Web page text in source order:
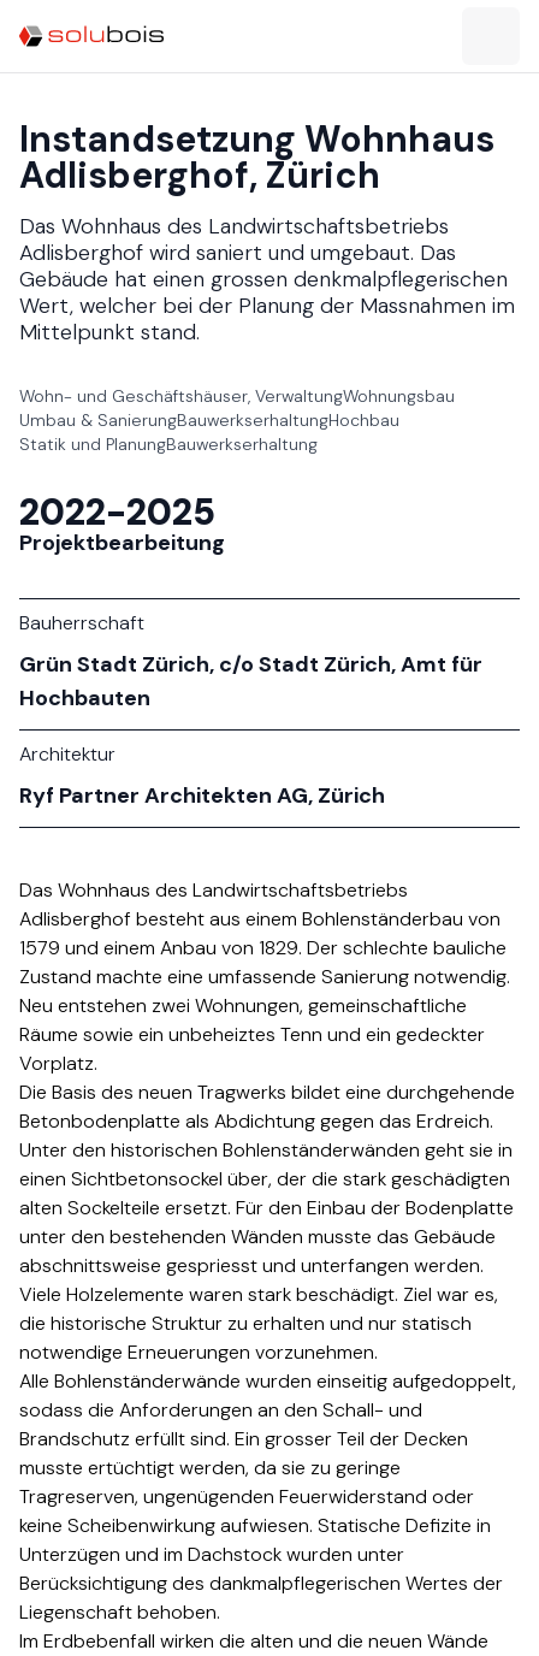
Instandsetzung Wohnhaus
Adlisberghof​​​​‌ ‍ ​‍​‍‌‍ ‌ ​‍‌‍‍‌‌‍‌ ‌‍‍‌‌‍ ‍​‍​‍​ ‍‍​‍​‍‌ ​ ‌‍​‌‌‍ ‍‌‍‍‌‌ ‌​‌ ‍‌​‍ ‍‌‍‍‌‌‍ ​‍​‍​‍ ​​‍​‍‌‍‍​‌ ​‍‌‍‌‌‌‍‌‍​‍​‍​ ‍‍​‍​‍‌‍‍​‌ ‌​‌ ‌​‌ ​​​ ‍‍​‍ ​‍ ‌‍ ​‌‍ ‌‍​ ‌‍​‌‌‍ ​‌‍‍​‌‍ ‌ ​ ‌ ‌​​ ‍‍​ ​ ​ ​ ​ ​ ​ ​ ​‍ ‌‍‍‌‌‍ ‍‌ ‌​‌‍‌‌‌‍ ‍‌ ‌​​‍ ‌‍‌‌‌‍‌​‌‍‍‌‌ ‌​​‍ ‌‍ ‌‌‍ ‌‍‌​‌‍‌‌​ ‌‌ ​​‌ ​‍‌‍‌‌‌ ​ ‌‍‌‌‌‍ ‍‌ ‌​‌‍​‌‌ ‌​‌‍‍‌‌‍ ‌‍ ‍​ ‍ ‌‍‍‌‌‍‌​​ ‌​ ‍‌‌‍‌‍​ ‌ ​ ‍‌​ ‌ ​ ​‍‌‍​ ‌‍​‍​‍ ‌​ ​‍​ ​‍​ ‍‌‌‍​ ​‍ ‌​ ‌​​ ​‍​ ​​​ ‌‌​‍ ‌‌‍​‍​ ​‌​ ​ ​ ​‍​‍ ‌‌‍​‌‌‍​‍​ ​ ‌‍​‌​ ‌‌‌‍‌‌‌‍‌​​ ‍​‌‍‌‍‌‍‌​‌‍‌‌‌‍‌‍​ ‍ ‌ ‌​‌ ‍‌‌ ​​‌‍‌‌​ ‌‌ ​​‌ ​‍‌‍ ‌‍‍‍‌‍‌‌‌‍​ ‌ ‌​​ ‍ ‌ ​​‌‍​‌‌ ‌​‌‍‍​​ ‌‌ ‌​‌‍‍‌‌ ‌​‌‍ ​‌‍‌‌​‍‌‌​ ‌‌‌​​‍‌‌ ‌‍‍ ‌‍‌‌‌ ‍‌​‍‌‌​ ​ ‌​‌​​‍‌‌​ ​ ‌​‌​​‍‌‌​ ​‍​ ​‍‌‍‌​‌‍‌‌​‍‌‌​ ​‍​ ​‍​‍‌‌​ ‌‌‌​‌​​‍ ‍‌ ‌‍‌‍​‌‌‍ ​‌ ‌‌‌‍‌‌​ ‌‍​‍‌‍​‌‌ ​ ‌‍‌‌‌‌‌‌‌ ​‍‌‍ ​​ ‌‌‍‍​‌ ‌​‌ ‌​‌ ​​​‍‌‌​ ​ ‌​​‌​‍‌‌​ ​‍‌​‌‍​‍‌‌​ ​‍‌​‌‍‌‍ ​‌‍ ‌‍​ ‌‍​‌‌‍ ​‌‍‍​‌‍ ‌ ​ ‌ ‌​​‍‌‌​ ​ ‌​​‌​ ​ ​ ​ ​ ​ ​ ​ ​‍‌‍‌‍‍‌‌‍‌​​ ‌​ ‍‌‌‍‌‍​ ‌ ​ ‍‌​ ‌ ​ ​‍‌‍​ ‌‍​‍​‍ ‌​ ​‍​ ​‍​ ‍‌‌‍​ ​‍ ‌​ ‌​​ ​‍​ ​​​ ‌‌​‍ ‌‌‍​‍​ ​‌​ ​ ​ ​‍​‍ ‌‌‍​‌‌‍​‍​ ​ ‌‍​‌​ ‌‌‌‍‌‌‌‍‌​​ ‍​‌‍‌‍‌‍‌​‌‍‌‌‌‍‌‍​‍‌‍‌ ‌​‌ ‍‌‌ ​​‌‍‌‌​ ‌‌ ​​‌ ​‍‌‍ ‌‍‍‍‌‍‌‌‌‍​ ‌ ‌​​‍‌‍‌ ​​‌‍​‌‌ ‌​‌‍‍​​ ‌‌ ‌​‌‍‍‌‌ ‌​‌‍ ​‌‍‌‌​‍‌‌​ ‌‌‌​​‍‌‌ ‌‍‍ ‌‍‌‌‌ ‍‌​‍‌‌​ ​ ‌​‌​​‍‌‌​ ​ ‌​‌​​‍‌‌​ ​‍​ ​‍‌‍‌​‌‍‌‌​‍‌‌​ ​‍​ ​‍​‍‌‌​ ‌‌‌​‌​​‍ ‍‌ ‌‍‌‍​‌‌‍ ​‌ ‌‌‌‍‌‌​‍‌‍‌ ​​‌‍‌‌‌ ​‍‌ ​ ‌ ​​‌‍‌‌‌‍​ ‌ ‌​‌‍‍‌‌ ‌‍‌‍‌‌​ ‌‌ ​​‌ ‌‌‌‍​‍‌‍ ​‌‍‍‌‌ ​ ‌‍‍​‌‍‌‌‌‍‌​​‍​‍‌ ‌, Zürich​​​​‌ ‍ ​‍​‍‌‍ ‌ ​‍‌‍‍‌‌‍‌ ‌‍‍‌‌‍ ‍​‍​‍​ ‍‍​‍​‍‌ ​ ‌‍​‌‌‍ ‍‌‍‍‌‌ ‌​‌ ‍‌​‍ ‍‌‍‍‌‌‍ ​‍​‍​‍ ​​‍​‍‌‍‍​‌ ​‍‌‍‌‌‌‍‌‍​‍​‍​ ‍‍​‍​‍‌‍‍​‌ ‌​‌ ‌​‌ ​​​ ‍‍​‍ ​‍ ‌‍ ​‌‍ ‌‍​ ‌‍​‌‌‍ ​‌‍‍​‌‍ ‌ ​ ‌ ‌​​ ‍‍​ ​ ​ ​ ​ ​ ​ ​ ​‍ ‌‍‍‌‌‍ ‍‌ ‌​‌‍‌‌‌‍ ‍‌ ‌​​‍ ‌‍‌‌‌‍‌​‌‍‍‌‌ ‌​​‍ ‌‍ ‌‌‍ ‌‍‌​‌‍‌‌​ ‌‌ ​​‌ ​‍‌‍‌‌‌ ​ ‌‍‌‌‌‍ ‍‌ ‌​‌‍​‌‌ ‌​‌‍‍‌‌‍ ‌‍ ‍​ ‍ ‌‍‍‌‌‍‌​​ ‌​ ‍‌‌‍‌‍​ ‌ ​ ‍‌​ ‌ ​ ​‍‌‍​ ‌‍​‍​‍ ‌​ ​‍​ ​‍​ ‍‌‌‍​ ​‍ ‌​ ‌​​ ​‍​ ​​​ ‌‌​‍ ‌‌‍​‍​ ​‌​ ​ ​ ​‍​‍ ‌‌‍​‌‌‍​‍​ ​ ‌‍​‌​ ‌‌‌‍‌‌‌‍‌​​ ‍​‌‍‌‍‌‍‌​‌‍‌‌‌‍‌‍​ ‍ ‌ ‌​‌ ‍‌‌ ​​‌‍‌‌​ ‌‌ ​​‌ ​‍‌‍ ‌‍‍‍‌‍‌‌‌‍​ ‌ ‌​​ ‍ ‌ ​​‌‍​‌‌ ‌​‌‍‍​​ ‌‌‍ ​‌‍ ‌‍​ ‌‍​‌‌ ‌​‌‍‍‌‌‍ ‌‍ ‍​‍‌‌​ ‌‌‌​​‍‌‌ ‌‍‍ ‌‍‌‌‌ ‍‌​‍‌‌​ ​ ‌​‌​​‍‌‌​ ​ ‌​‌​​‍‌‌​ ​‍​ ​‍‌‍‌​‌‍‌‌​‍‌‌​ ​‍​ ​‍​‍‌‌​ ‌‌‌​‌​​‍ ‍‌ ‌‍‌‍​‌‌‍ ​‌ ‌‌‌‍‌‌​ ‌‍​‍‌‍​‌‌ ​ ‌‍‌‌‌‌‌‌‌ ​‍‌‍ ​​ ‌‌‍‍​‌ ‌​‌ ‌​‌ ​​​‍‌‌​ ​ ‌​​‌​‍‌‌​ ​‍‌​‌‍​‍‌‌​ ​‍‌​‌‍‌‍ ​‌‍ ‌‍​ ‌‍​‌‌‍ ​‌‍‍​‌‍ ‌ ​ ‌ ‌​​‍‌‌​ ​ ‌​​‌​ ​ ​ ​ ​ ​ ​ ​ ​‍‌‍‌‍‍‌‌‍‌​​ ‌​ ‍‌‌‍‌‍​ ‌ ​ ‍‌​ ‌ ​ ​‍‌‍​ ‌‍​‍​‍ ‌​ ​‍​ ​‍​ ‍‌‌‍​ ​‍ ‌​ ‌​​ ​‍​ ​​​ ‌‌​‍ ‌‌‍​‍​ ​‌​ ​ ​ ​‍​‍ ‌‌‍​‌‌‍​‍​ ​ ‌‍​‌​ ‌‌‌‍‌‌‌‍‌​​ ‍​‌‍‌‍‌‍‌​‌‍‌‌‌‍‌‍​‍‌‍‌ ‌​‌ ‍‌‌ ​​‌‍‌‌​ ‌‌ ​​‌ ​‍‌‍ ‌‍‍‍‌‍‌‌‌‍​ ‌ ‌​​‍‌‍‌ ​​‌‍​‌‌ ‌​‌‍‍​​ ‌‌‍ ​‌‍ ‌‍​ ‌‍​‌‌ ‌​‌‍‍‌‌‍ ‌‍ ‍​‍‌‌​ ‌‌‌​​‍‌‌ ‌‍‍ ‌‍‌‌‌ ‍‌​‍‌‌​ ​ ‌​‌​​‍‌‌​ ​ ‌​‌​​‍‌‌​ ​‍​ ​‍‌‍‌​‌‍‌‌​‍‌‌​ ​‍​ ​‍​‍‌‌​ ‌‌‌​‌​​‍ ‍‌ ‌‍‌‍​‌‌‍ ​‌ ‌‌‌‍‌‌​‍‌‍‌ ​​‌‍‌‌‌ ​‍‌ ​ ‌ ​​‌‍‌‌‌‍​ ‌ ‌​‌‍‍‌‌ ‌‍‌‍‌‌​ ‌‌ ​​‌ ‌‌‌‍​‍‌‍ ​‌‍‍‌‌ ​ ‌‍‍​‌‍‌‌‌‍‌​​‍​‍‌ ‌
Das Wohnhaus des Landwirtschaftsbetriebs
Adlisberghof wird saniert und umgebaut. Das
Gebäude hat einen grossen denkmalpflegerischen
Wert, welcher bei der Planung der Massnahmen im
Mittelpunkt stand.​​​​‌ ‍ ​‍​‍‌‍ ‌ ​‍‌‍‍‌‌‍‌ ‌‍‍‌‌‍ ‍​‍​‍​ ‍‍​‍​‍‌ ​ ‌‍​‌‌‍ ‍‌‍‍‌‌ ‌​‌ ‍‌​‍ ‍‌‍‍‌‌‍ ​‍​‍​‍ ​​‍​‍‌‍‍​‌ ​‍‌‍‌‌‌‍‌‍​‍​‍​ ‍‍​‍​‍‌‍‍​‌ ‌​‌ ‌​‌ ​​​ ‍‍​‍ ​‍ ‌‍ ​‌‍ ‌‍​ ‌‍​‌‌‍ ​‌‍‍​‌‍ ‌ ​ ‌ ‌​​ ‍‍​ ​ ​ ​ ​ ​ ​ ​ ​‍ ‌‍‍‌‌‍ ‍‌ ‌​‌‍‌‌‌‍ ‍‌ ‌​​‍ ‌‍‌‌‌‍‌​‌‍‍‌‌ ‌​​‍ ‌‍ ‌‌‍ ‌‍‌​‌‍‌‌​ ‌‌ ​​‌ ​‍‌‍‌‌‌ ​ ‌‍‌‌‌‍ ‍‌ ‌​‌‍​‌‌ ‌​‌‍‍‌‌‍ ‌‍ ‍​ ‍ ‌‍‍‌‌‍‌​​ ‌​ ‍‌‌‍‌‍​ ‌ ​ ‍‌​ ‌ ​ ​‍‌‍​ ‌‍​‍​‍ ‌​ ​‍​ ​‍​ ‍‌‌‍​ ​‍ ‌​ ‌​​ ​‍​ ​​​ ‌‌​‍ ‌‌‍​‍​ ​‌​ ​ ​ ​‍​‍ ‌‌‍​‌‌‍​‍​ ​ ‌‍​‌​ ‌‌‌‍‌‌‌‍‌​​ ‍​‌‍‌‍‌‍‌​‌‍‌‌‌‍‌‍​ ‍ ‌ ‌​‌ ‍‌‌ ​​‌‍‌‌​ ‌‌ ​​‌ ​‍‌‍ ‌‍‍‍‌‍‌‌‌‍​ ‌ ‌​​ ‍ ‌ ​​‌‍​‌‌ ‌​‌‍‍​​ ‌‌ ​ ‌‍‍​‌‍ ‌ ​‍‌ ‌​‌​‌​‌‍‌‌‌ ​ ‌‍​ ‌ ​‍‌‍‍‌‌ ​​‌ ‌​‌‍‍‌‌‍ ‌‍ ‍​‍‌‌​ ‌‌‌​​‍‌‌ ‌‍‍ ‌‍‌‌‌ ‍‌​‍‌‌​ ​ ‌​‌​​‍‌‌​ ​ ‌​‌​​‍‌‌​ ​‍​ ​‍‌‍‌​‌‍‌‌​‍‌‌​ ​‍​ ​‍​‍‌‌​ ‌‌‌​‌​​‍ ‍‌ ‌‍‌‍​‌‌‍ ​‌ ‌‌‌‍‌‌​ ‌‍​‍‌‍​‌‌ ​ ‌‍‌‌‌‌‌‌‌ ​‍‌‍ ​​ ‌‌‍‍​‌ ‌​‌ ‌​‌ ​​​‍‌‌​ ​ ‌​​‌​‍‌‌​ ​‍‌​‌‍​‍‌‌​ ​‍‌​‌‍‌‍ ​‌‍ ‌‍​ ‌‍​‌‌‍ ​‌‍‍​‌‍ ‌ ​ ‌ ‌​​‍‌‌​ ​ ‌​​‌​ ​ ​ ​ ​ ​ ​ ​ ​‍‌‍‌‍‍‌‌‍‌​​ ‌​ ‍‌‌‍‌‍​ ‌ ​ ‍‌​ ‌ ​ ​‍‌‍​ ‌‍​‍​‍ ‌​ ​‍​ ​‍​ ‍‌‌‍​ ​‍ ‌​ ‌​​ ​‍​ ​​​ ‌‌​‍ ‌‌‍​‍​ ​‌​ ​ ​ ​‍​‍ ‌‌‍​‌‌‍​‍​ ​ ‌‍​‌​ ‌‌‌‍‌‌‌‍‌​​ ‍​‌‍‌‍‌‍‌​‌‍‌‌‌‍‌‍​‍‌‍‌ ‌​‌ ‍‌‌ ​​‌‍‌‌​ ‌‌ ​​‌ ​‍‌‍ ‌‍‍‍‌‍‌‌‌‍​ ‌ ‌​​‍‌‍‌ ​​‌‍​‌‌ ‌​‌‍‍​​ ‌‌ ​ ‌‍‍​‌‍ ‌ ​‍‌ ‌​‌​‌​‌‍‌‌‌ ​ ‌‍​ ‌ ​‍‌‍‍‌‌ ​​‌ ‌​‌‍‍‌‌‍ ‌‍ ‍​‍‌‌​ ‌‌‌​​‍‌‌ ‌‍‍ ‌‍‌‌‌ ‍‌​‍‌‌​ ​ ‌​‌​​‍‌‌​ ​ ‌​‌​​‍‌‌​ ​‍​ ​‍‌‍‌​‌‍‌‌​‍‌‌​ ​‍​ ​‍​‍‌‌​ ‌‌‌​‌​​‍ ‍‌ ‌‍‌‍​‌‌‍ ​‌ ‌‌‌‍‌‌​‍‌‍‌ ​​‌‍‌‌‌ ​‍‌ ​ ‌ ​​‌‍‌‌‌‍​ ‌ ‌​‌‍‍‌‌ ‌‍‌‍‌‌​ ‌‌ ​​‌ ‌‌‌‍​‍‌‍ ​‌‍‍‌‌ ​ ‌‍‍​‌‍‌‌‌‍‌​​‍​‍‌ ‌
Wohn- und Geschäftshäuser, Verwaltung​​​​‌ ‍ ​‍​‍‌‍ ‌ ​‍‌‍‍‌‌‍‌ ‌‍‍‌‌‍ ‍​‍​‍​ ‍‍​‍​‍‌ ​ ‌‍​‌‌‍ ‍‌‍‍‌‌ ‌​‌ ‍‌​‍ ‍‌‍‍‌‌‍ ​‍​‍​‍ ​​‍​‍‌‍‍​‌ ​‍‌‍‌‌‌‍‌‍​‍​‍​ ‍‍​‍​‍‌‍‍​‌ ‌​‌ ‌​‌ ​​​ ‍‍​‍ ​‍ ‌‍ ​‌‍ ‌‍​ ‌‍​‌‌‍ ​‌‍‍​‌‍ ‌ ​ ‌ ‌​​ ‍‍​ ​ ​ ​ ​ ​ ​ ​ ​‍ ‌‍‍‌‌‍ ‍‌ ‌​‌‍‌‌‌‍ ‍‌ ‌​​‍ ‌‍‌‌‌‍‌​‌‍‍‌‌ ‌​​‍ ‌‍ ‌‌‍ ‌‍‌​‌‍‌‌​ ‌‌ ​​‌ ​‍‌‍‌‌‌ ​ ‌‍‌‌‌‍ ‍‌ ‌​‌‍​‌‌ ‌​‌‍‍‌‌‍ ‌‍ ‍​ ‍ ‌‍‍‌‌‍‌​​ ‌‌‌‍‌‌‍‍‌‌​‍‍‌‍‍‍‌ ​​‌ ‌‌‌ ‍​‌‍‍​‌ ‌ ​ ​ ‌‍‍‍‌‌‌​‌‍‌ ​ ‍‌‌ ‌ ​ ‌‍‌​‍‌‌‍‍ ‌‍ ‍‌‍‌‌​ ‍​‌​ ​ ‍ ‌ ‌​‌ ‍‌‌ ​​‌‍‌‌​ ‌‌ ​​‌ ​‍‌‍ ‌‍‍‍‌‍‌‌‌‍​ ‌ ‌​‌​​ ‌‍​‌‌ ‌​‌‍‌‌‌‍‌ ‌‍ ‌ ​‍‌ ‍‌​ ‍ ‌ ​​‌‍​‌‌ ‌​‌‍‍​​ ‌‌‍ ‍‌‍​‌‌‍ ‌‌‍‌‌​‍‌‌​ ‌‌‌​​‍‌‌ ‌‍‍ ‌‍‌‌‌ ‍‌​‍‌‌​ ​ ‌​‌​​‍‌‌​ ​ ‌​‌​​‍‌‌​ ​‍​ ​‍‌‍‌​‌‍‌‌​‍‌‌​ ​‍​ ​‍​‍‌‌​ ‌‌‌​‌​​‍ ‍‌ ‌‍‌‍​‌‌‍ ​‌ ‌‌‌‍‌‌​ ‌‍​‍‌‍​‌‌ ​ ‌‍‌‌‌‌‌‌‌ ​‍‌‍ ​​ ‌‌‍‍​‌ ‌​‌ ‌​‌ ​​​‍‌‌​ ​ ‌​​‌​‍‌‌​ ​‍‌​‌‍​‍‌‌​ ​‍‌​‌‍‌‍ ​‌‍ ‌‍​ ‌‍​‌‌‍ ​‌‍‍​‌‍ ‌ ​ ‌ ‌​​‍‌‌​ ​ ‌​​‌​ ​ ​ ​ ​ ​ ​ ​ ​‍‌‍‌‍‍‌‌‍‌​​ ‌‌‌‍‌‌‍‍‌‌​‍‍‌‍‍‍‌ ​​‌ ‌‌‌ ‍​‌‍‍​‌ ‌ ​ ​ ‌‍‍‍‌‌‌​‌‍‌ ​ ‍‌‌ ‌ ​ ‌‍‌​‍‌‌‍‍ ‌‍ ‍‌‍‌‌​ ‍​‌​ ​‍‌‍‌ ‌​‌ ‍‌‌ ​​‌‍‌‌​ ‌‌ ​​‌ ​‍‌‍ ‌‍‍‍‌‍‌‌‌‍​ ‌ ‌​‌​​ ‌‍​‌‌ ‌​‌‍‌‌‌‍‌ ‌‍ ‌ ​‍‌ ‍‌​‍‌‍‌ ​​‌‍​‌‌ ‌​‌‍‍​​ ‌‌‍ ‍‌‍​‌‌‍ ‌‌‍‌‌​‍‌‌​ ‌‌‌​​‍‌‌ ‌‍‍ ‌‍‌‌‌ ‍‌​‍‌‌​ ​ ‌​‌​​‍‌‌​ ​ ‌​‌​​‍‌‌​ ​‍​ ​‍‌‍‌​‌‍‌‌​‍‌‌​ ​‍​ ​‍​‍‌‌​ ‌‌‌​‌​​‍ ‍‌ ‌‍‌‍​‌‌‍ ​‌ ‌‌‌‍‌‌​‍‌‍‌ ​​‌‍‌‌‌ ​‍‌ ​ ‌ ​​‌‍‌‌‌‍​ ‌ ‌​‌‍‍‌‌ ‌‍‌‍‌‌​ ‌‌ ​​‌ ‌‌‌‍​‍‌‍ ​‌‍‍‌‌ ​ ‌‍‍​‌‍‌‌‌‍‌​​‍​‍‌ ‌Wohnungsbau​​​​‌ ‍ ​‍​‍‌‍ ‌ ​‍‌‍‍‌‌‍‌ ‌‍‍‌‌‍ ‍​‍​‍​ ‍‍​‍​‍‌ ​ ‌‍​‌‌‍ ‍‌‍‍‌‌ ‌​‌ ‍‌​‍ ‍‌‍‍‌‌‍ ​‍​‍​‍ ​​‍​‍‌‍‍​‌ ​‍‌‍‌‌‌‍‌‍​‍​‍​ ‍‍​‍​‍‌‍‍​‌ ‌​‌ ‌​‌ ​​​ ‍‍​‍ ​‍ ‌‍ ​‌‍ ‌‍​ ‌‍​‌‌‍ ​‌‍‍​‌‍ ‌ ​ ‌ ‌​​ ‍‍​ ​ ​ ​ ​ ​ ​ ​ ​‍ ‌‍‍‌‌‍ ‍‌ ‌​‌‍‌‌‌‍ ‍‌ ‌​​‍ ‌‍‌‌‌‍‌​‌‍‍‌‌ ‌​​‍ ‌‍ ‌‌‍ ‌‍‌​‌‍‌‌​ ‌‌ ​​‌ ​‍‌‍‌‌‌ ​ ‌‍‌‌‌‍ ‍‌ ‌​‌‍​‌‌ ‌​‌‍‍‌‌‍ ‌‍ ‍​ ‍ ‌‍‍‌‌‍‌​​ ‌‌‌‍‌‌‍‍‌‌​‍‍‌‍‍‍‌ ​​‌ ‌‌‌ ‍​‌‍‍​‌ ‌ ​ ​ ‌‍‍‍‌‌‌​‌‍‌ ​ ‍‌‌ ‌ ​ ‌‍‌​‍‌‌‍‍ ‌‍ ‍‌‍‌‌‌‌‌ ‌‍​‌​ ‍ ‌ ‌​‌ ‍‌‌ ​​‌‍‌‌​ ‌‌ ​​‌ ​‍‌‍ ‌‍‍‍‌‍‌‌‌‍​ ‌ ‌​‌​​ ‌‍​‌‌ ‌​‌‍‌‌‌‍‌ ‌‍ ‌ ​‍‌ ‍‌​ ‍ ‌ ​​‌‍​‌‌ ‌​‌‍‍​​ ‌‌‍ ‍‌‍​‌‌‍ ‌‌‍‌‌​‍‌‌​ ‌‌‌​​‍‌‌ ‌‍‍ ‌‍‌‌‌ ‍‌​‍‌‌​ ​ ‌​‌​​‍‌‌​ ​ ‌​‌​​‍‌‌​ ​‍​ ​‍‌‍‌​‌‍‌‌​‍‌‌​ ​‍​ ​‍​‍‌‌​ ‌‌‌​‌​​‍ ‍‌ ‌‍‌‍​‌‌‍ ​‌ ‌‌‌‍‌‌​ ‌‍​‍‌‍​‌‌ ​ ‌‍‌‌‌‌‌‌‌ ​‍‌‍ ​​ ‌‌‍‍​‌ ‌​‌ ‌​‌ ​​​‍‌‌​ ​ ‌​​‌​‍‌‌​ ​‍‌​‌‍​‍‌‌​ ​‍‌​‌‍‌‍ ​‌‍ ‌‍​ ‌‍​‌‌‍ ​‌‍‍​‌‍ ‌ ​ ‌ ‌​​‍‌‌​ ​ ‌​​‌​ ​ ​ ​ ​ ​ ​ ​ ​‍‌‍‌‍‍‌‌‍‌​​ ‌‌‌‍‌‌‍‍‌‌​‍‍‌‍‍‍‌ ​​‌ ‌‌‌ ‍​‌‍‍​‌ ‌ ​ ​ ‌‍‍‍‌‌‌​‌‍‌ ​ ‍‌‌ ‌ ​ ‌‍‌​‍‌‌‍‍ ‌‍ ‍‌‍‌‌‌‌‌ ‌‍​‌​‍‌‍‌ ‌​‌ ‍‌‌ ​​‌‍‌‌​ ‌‌ ​​‌ ​‍‌‍ ‌‍‍‍‌‍‌‌‌‍​ ‌ ‌​‌​​ ‌‍​‌‌ ‌​‌‍‌‌‌‍‌ ‌‍ ‌ ​‍‌ ‍‌​‍‌‍‌ ​​‌‍​‌‌ ‌​‌‍‍​​ ‌‌‍ ‍‌‍​‌‌‍ ‌‌‍‌‌​‍‌‌​ ‌‌‌​​‍‌‌ ‌‍‍ ‌‍‌‌‌ ‍‌​‍‌‌​ ​ ‌​‌​​‍‌‌​ ​ ‌​‌​​‍‌‌​ ​‍​ ​‍‌‍‌​‌‍‌‌​‍‌‌​ ​‍​ ​‍​‍‌‌​ ‌‌‌​‌​​‍ ‍‌ ‌‍‌‍​‌‌‍ ​‌ ‌‌‌‍‌‌​‍‌‍‌ ​​‌‍‌‌‌ ​‍‌ ​ ‌ ​​‌‍‌‌‌‍​ ‌ ‌​‌‍‍‌‌ ‌‍‌‍‌‌​ ‌‌ ​​‌ ‌‌‌‍​‍‌‍ ​‌‍‍‌‌ ​ ‌‍‍​‌‍‌‌‌‍‌​​‍​‍‌ ‌
Umbau & Sanierung​​​​‌ ‍ ​‍​‍‌‍ ‌ ​‍‌‍‍‌‌‍‌ ‌‍‍‌‌‍ ‍​‍​‍​ ‍‍​‍​‍‌ ​ ‌‍​‌‌‍ ‍‌‍‍‌‌ ‌​‌ ‍‌​‍ ‍‌‍‍‌‌‍ ​‍​‍​‍ ​​‍​‍‌‍‍​‌ ​‍‌‍‌‌‌‍‌‍​‍​‍​ ‍‍​‍​‍‌‍‍​‌ ‌​‌ ‌​‌ ​​​ ‍‍​‍ ​‍ ‌‍ ​‌‍ ‌‍​ ‌‍​‌‌‍ ​‌‍‍​‌‍ ‌ ​ ‌ ‌​​ ‍‍​ ​ ​ ​ ​ ​ ​ ​ ​‍ ‌‍‍‌‌‍ ‍‌ ‌​‌‍‌‌‌‍ ‍‌ ‌​​‍ ‌‍‌‌‌‍‌​‌‍‍‌‌ ‌​​‍ ‌‍ ‌‌‍ ‌‍‌​‌‍‌‌​ ‌‌ ​​‌ ​‍‌‍‌‌‌ ​ ‌‍‌‌‌‍ ‍‌ ‌​‌‍​‌‌ ‌​‌‍‍‌‌‍ ‌‍ ‍​ ‍ ‌‍‍‌‌‍‌​​ ‌‌‌‍‌‌‍‍‌‌​‍‍‌‍‍‍‌ ​​‌ ‌‌‌ ‍​‌‍‍​‌ ‌ ​ ​ ‌‍‍‍‌‌‌​‌‍‌ ​ ‍‌‌ ‌ ​ ‌‍‌​‍‌‌‍‍ ‌‍ ‍‌‍‌‌‌‍‌​​ ​‍​ ‍ ‌ ‌​‌ ‍‌‌ ​​‌‍‌‌​ ‌‌ ​​‌ ​‍‌‍ ‌‍‍‍‌‍‌‌‌‍​ ‌ ‌​‌​​ ‌‍​‌‌ ‌​‌‍‌‌‌‍‌ ‌‍ ‌ ​‍‌ ‍‌​ ‍ ‌ ​​‌‍​‌‌ ‌​‌‍‍​​ ‌‌‍ ‍‌‍​‌‌‍ ‌‌‍‌‌​‍‌‌​ ‌‌‌​​‍‌‌ ‌‍‍ ‌‍‌‌‌ ‍‌​‍‌‌​ ​ ‌​‌​​‍‌‌​ ​ ‌​‌​​‍‌‌​ ​‍​ ​‍‌‍‌​‌‍‌‌​‍‌‌​ ​‍​ ​‍​‍‌‌​ ‌‌‌​‌​​‍ ‍‌ ‌‍‌‍​‌‌‍ ​‌ ‌‌‌‍‌‌​ ‌‍​‍‌‍​‌‌ ​ ‌‍‌‌‌‌‌‌‌ ​‍‌‍ ​​ ‌‌‍‍​‌ ‌​‌ ‌​‌ ​​​‍‌‌​ ​ ‌​​‌​‍‌‌​ ​‍‌​‌‍​‍‌‌​ ​‍‌​‌‍‌‍ ​‌‍ ‌‍​ ‌‍​‌‌‍ ​‌‍‍​‌‍ ‌ ​ ‌ ‌​​‍‌‌​ ​ ‌​​‌​ ​ ​ ​ ​ ​ ​ ​ ​‍‌‍‌‍‍‌‌‍‌​​ ‌‌‌‍‌‌‍‍‌‌​‍‍‌‍‍‍‌ ​​‌ ‌‌‌ ‍​‌‍‍​‌ ‌ ​ ​ ‌‍‍‍‌‌‌​‌‍‌ ​ ‍‌‌ ‌ ​ ‌‍‌​‍‌‌‍‍ ‌‍ ‍‌‍‌‌‌‍‌​​ ​‍​‍‌‍‌ ‌​‌ ‍‌‌ ​​‌‍‌‌​ ‌‌ ​​‌ ​‍‌‍ ‌‍‍‍‌‍‌‌‌‍​ ‌ ‌​‌​​ ‌‍​‌‌ ‌​‌‍‌‌‌‍‌ ‌‍ ‌ ​‍‌ ‍‌​‍‌‍‌ ​​‌‍​‌‌ ‌​‌‍‍​​ ‌‌‍ ‍‌‍​‌‌‍ ‌‌‍‌‌​‍‌‌​ ‌‌‌​​‍‌‌ ‌‍‍ ‌‍‌‌‌ ‍‌​‍‌‌​ ​ ‌​‌​​‍‌‌​ ​ ‌​‌​​‍‌‌​ ​‍​ ​‍‌‍‌​‌‍‌‌​‍‌‌​ ​‍​ ​‍​‍‌‌​ ‌‌‌​‌​​‍ ‍‌ ‌‍‌‍​‌‌‍ ​‌ ‌‌‌‍‌‌​‍‌‍‌ ​​‌‍‌‌‌ ​‍‌ ​ ‌ ​​‌‍‌‌‌‍​ ‌ ‌​‌‍‍‌‌ ‌‍‌‍‌‌​ ‌‌ ​​‌ ‌‌‌‍​‍‌‍ ​‌‍‍‌‌ ​ ‌‍‍​‌‍‌‌‌‍‌​​‍​‍‌ ‌Bauwerkserhaltung​​​​‌ ‍ ​‍​‍‌‍ ‌ ​‍‌‍‍‌‌‍‌ ‌‍‍‌‌‍ ‍​‍​‍​ ‍‍​‍​‍‌ ​ ‌‍​‌‌‍ ‍‌‍‍‌‌ ‌​‌ ‍‌​‍ ‍‌‍‍‌‌‍ ​‍​‍​‍ ​​‍​‍‌‍‍​‌ ​‍‌‍‌‌‌‍‌‍​‍​‍​ ‍‍​‍​‍‌‍‍​‌ ‌​‌ ‌​‌ ​​​ ‍‍​‍ ​‍ ‌‍ ​‌‍ ‌‍​ ‌‍​‌‌‍ ​‌‍‍​‌‍ ‌ ​ ‌ ‌​​ ‍‍​ ​ ​ ​ ​ ​ ​ ​ ​‍ ‌‍‍‌‌‍ ‍‌ ‌​‌‍‌‌‌‍ ‍‌ ‌​​‍ ‌‍‌‌‌‍‌​‌‍‍‌‌ ‌​​‍ ‌‍ ‌‌‍ ‌‍‌​‌‍‌‌​ ‌‌ ​​‌ ​‍‌‍‌‌‌ ​ ‌‍‌‌‌‍ ‍‌ ‌​‌‍​‌‌ ‌​‌‍‍‌‌‍ ‌‍ ‍​ ‍ ‌‍‍‌‌‍‌​​ ‌‌‌‌‍‌​‌‍‌‌​ ‌​ ​‌ ‌‍‌ ​ ‌​ ​‌ ‍‍‌‌​‌‌‌‍​‌‍ ‌‌​‌‌ ​​‌‌‍​‌ ‍‌‌‍‌‍‌‍‍​‌ ‌‍‌​ ‌‌‍​​ ‌ ‌‍‌‍​ ‍ ‌ ‌​‌ ‍‌‌ ​​‌‍‌‌​ ‌‌ ​​‌ ​‍‌‍ ‌‍‍‍‌‍‌‌‌‍​ ‌ ‌​‌​​ ‌‍​‌‌ ‌​‌‍‌‌‌‍‌ ‌‍ ‌ ​‍‌ ‍‌​ ‍ ‌ ​​‌‍​‌‌ ‌​‌‍‍​​ ‌‌‍ ‍‌‍​‌‌‍ ‌‌‍‌‌​‍‌‌​ ‌‌‌​​‍‌‌ ‌‍‍ ‌‍‌‌‌ ‍‌​‍‌‌​ ​ ‌​‌​​‍‌‌​ ​ ‌​‌​​‍‌‌​ ​‍​ ​‍‌‍‌​‌‍‌‌​‍‌‌​ ​‍​ ​‍​‍‌‌​ ‌‌‌​‌​​‍ ‍‌ ‌‍‌‍​‌‌‍ ​‌ ‌‌‌‍‌‌​ ‌‍​‍‌‍​‌‌ ​ ‌‍‌‌‌‌‌‌‌ ​‍‌‍ ​​ ‌‌‍‍​‌ ‌​‌ ‌​‌ ​​​‍‌‌​ ​ ‌​​‌​‍‌‌​ ​‍‌​‌‍​‍‌‌​ ​‍‌​‌‍‌‍ ​‌‍ ‌‍​ ‌‍​‌‌‍ ​‌‍‍​‌‍ ‌ ​ ‌ ‌​​‍‌‌​ ​ ‌​​‌​ ​ ​ ​ ​ ​ ​ ​ ​‍‌‍‌‍‍‌‌‍‌​​ ‌‌‌‌‍‌​‌‍‌‌​ ‌​ ​‌ ‌‍‌ ​ ‌​ ​‌ ‍‍‌‌​‌‌‌‍​‌‍ ‌‌​‌‌ ​​‌‌‍​‌ ‍‌‌‍‌‍‌‍‍​‌ ‌‍‌​ ‌‌‍​​ ‌ ‌‍‌‍​‍‌‍‌ ‌​‌ ‍‌‌ ​​‌‍‌‌​ ‌‌ ​​‌ ​‍‌‍ ‌‍‍‍‌‍‌‌‌‍​ ‌ ‌​‌​​ ‌‍​‌‌ ‌​‌‍‌‌‌‍‌ ‌‍ ‌ ​‍‌ ‍‌​‍‌‍‌ ​​‌‍​‌‌ ‌​‌‍‍​​ ‌‌‍ ‍‌‍​‌‌‍ ‌‌‍‌‌​‍‌‌​ ‌‌‌​​‍‌‌ ‌‍‍ ‌‍‌‌‌ ‍‌​‍‌‌​ ​ ‌​‌​​‍‌‌​ ​ ‌​‌​​‍‌‌​ ​‍​ ​‍‌‍‌​‌‍‌‌​‍‌‌​ ​‍​ ​‍​‍‌‌​ ‌‌‌​‌​​‍ ‍‌ ‌‍‌‍​‌‌‍ ​‌ ‌‌‌‍‌‌​‍‌‍‌ ​​‌‍‌‌‌ ​‍‌ ​ ‌ ​​‌‍‌‌‌‍​ ‌ ‌​‌‍‍‌‌ ‌‍‌‍‌‌​ ‌‌ ​​‌ ‌‌‌‍​‍‌‍ ​‌‍‍‌‌ ​ ‌‍‍​‌‍‌‌‌‍‌​​‍​‍‌ ‌Hochbau​​​​‌ ‍ ​‍​‍‌‍ ‌ ​‍‌‍‍‌‌‍‌ ‌‍‍‌‌‍ ‍​‍​‍​ ‍‍​‍​‍‌ ​ ‌‍​‌‌‍ ‍‌‍‍‌‌ ‌​‌ ‍‌​‍ ‍‌‍‍‌‌‍ ​‍​‍​‍ ​​‍​‍‌‍‍​‌ ​‍‌‍‌‌‌‍‌‍​‍​‍​ ‍‍​‍​‍‌‍‍​‌ ‌​‌ ‌​‌ ​​​ ‍‍​‍ ​‍ ‌‍ ​‌‍ ‌‍​ ‌‍​‌‌‍ ​‌‍‍​‌‍ ‌ ​ ‌ ‌​​ ‍‍​ ​ ​ ​ ​ ​ ​ ​ ​‍ ‌‍‍‌‌‍ ‍‌ ‌​‌‍‌‌‌‍ ‍‌ ‌​​‍ ‌‍‌‌‌‍‌​‌‍‍‌‌ ‌​​‍ ‌‍ ‌‌‍ ‌‍‌​‌‍‌‌​ ‌‌ ​​‌ ​‍‌‍‌‌‌ ​ ‌‍‌‌‌‍ ‍‌ ‌​‌‍​‌‌ ‌​‌‍‍‌‌‍ ‌‍ ‍​ ‍ ‌‍‍‌‌‍‌​​ ‌‌‍‌‍‌‍‌​‌‍‌‍‌‍ ‍‌‌​​‌ ‍​‌‌‍​‌‍‌​‌​‌‍‌‌‍‍‌ ‌ ‌​‌​‌​​ ‌​‍ ‌‍‍‍​ ‍‌‌‍​ ‌‌‌ ‌‍‍‌​ ​‌‌‌‍‍‌​​‌​ ‍ ‌ ‌​‌ ‍‌‌ ​​‌‍‌‌​ ‌‌‍​ ‌‍ ‌‍ ‌‌ ​​‌‍‌‌‌ ‌​‌‍‌‌‌‍ ‍‌‍​ ‌‍‌‌​ ‍ ‌ ​​‌‍​‌‌ ‌​‌‍‍​​ ‌‌‍ ‍‌‍​‌‌‍ ‌‌‍‌‌​‍‌‌​ ‌‌‌​​‍‌‌ ‌‍‍ ‌‍‌‌‌ ‍‌​‍‌‌​ ​ ‌​‌​​‍‌‌​ ​ ‌​‌​​‍‌‌​ ​‍​ ​‍‌‍‌​‌‍‌‌​‍‌‌​ ​‍​ ​‍​‍‌‌​ ‌‌‌​‌​​‍ ‍‌ ‌‍‌‍​‌‌‍ ​‌ ‌‌‌‍‌‌​ ‌‍​‍‌‍​‌‌ ​ ‌‍‌‌‌‌‌‌‌ ​‍‌‍ ​​ ‌‌‍‍​‌ ‌​‌ ‌​‌ ​​​‍‌‌​ ​ ‌​​‌​‍‌‌​ ​‍‌​‌‍​‍‌‌​ ​‍‌​‌‍‌‍ ​‌‍ ‌‍​ ‌‍​‌‌‍ ​‌‍‍​‌‍ ‌ ​ ‌ ‌​​‍‌‌​ ​ ‌​​‌​ ​ ​ ​ ​ ​ ​ ​ ​‍‌‍‌‍‍‌‌‍‌​​ ‌‌‍‌‍‌‍‌​‌‍‌‍‌‍ ‍‌‌​​‌ ‍​‌‌‍​‌‍‌​‌​‌‍‌‌‍‍‌ ‌ ‌​‌​‌​​ ‌​‍ ‌‍‍‍​ ‍‌‌‍​ ‌‌‌ ‌‍‍‌​ ​‌‌‌‍‍‌​​‌​‍‌‍‌ ‌​‌ ‍‌‌ ​​‌‍‌‌​ ‌‌‍​ ‌‍ ‌‍ ‌‌ ​​‌‍‌‌‌ ‌​‌‍‌‌‌‍ ‍‌‍​ ‌‍‌‌​‍‌‍‌ ​​‌‍​‌‌ ‌​‌‍‍​​ ‌‌‍ ‍‌‍​‌‌‍ ‌‌‍‌‌​‍‌‌​ ‌‌‌​​‍‌‌ ‌‍‍ ‌‍‌‌‌ ‍‌​‍‌‌​ ​ ‌​‌​​‍‌‌​ ​ ‌​‌​​‍‌‌​ ​‍​ ​‍‌‍‌​‌‍‌‌​‍‌‌​ ​‍​ ​‍​‍‌‌​ ‌‌‌​‌​​‍ ‍‌ ‌‍‌‍​‌‌‍ ​‌ ‌‌‌‍‌‌​‍‌‍‌ ​​‌‍‌‌‌ ​‍‌ ​ ‌ ​​‌‍‌‌‌‍​ ‌ ‌​‌‍‍‌‌ ‌‍‌‍‌‌​ ‌‌ ​​‌ ‌‌‌‍​‍‌‍ ​‌‍‍‌‌ ​ ‌‍‍​‌‍‌‌‌‍‌​​‍​‍‌ ‌
Statik und Planung​​​​‌ ‍ ​‍​‍‌‍ ‌ ​‍‌‍‍‌‌‍‌ ‌‍‍‌‌‍ ‍​‍​‍​ ‍‍​‍​‍‌ ​ ‌‍​‌‌‍ ‍‌‍‍‌‌ ‌​‌ ‍‌​‍ ‍‌‍‍‌‌‍ ​‍​‍​‍ ​​‍​‍‌‍‍​‌ ​‍‌‍‌‌‌‍‌‍​‍​‍​ ‍‍​‍​‍‌‍‍​‌ ‌​‌ ‌​‌ ​​​ ‍‍​‍ ​‍ ‌‍ ​‌‍ ‌‍​ ‌‍​‌‌‍ ​‌‍‍​‌‍ ‌ ​ ‌ ‌​​ ‍‍​ ​ ​ ​ ​ ​ ​ ​ ​‍ ‌‍‍‌‌‍ ‍‌ ‌​‌‍‌‌‌‍ ‍‌ ‌​​‍ ‌‍‌‌‌‍‌​‌‍‍‌‌ ‌​​‍ ‌‍ ‌‌‍ ‌‍‌​‌‍‌‌​ ‌‌ ​​‌ ​‍‌‍‌‌‌ ​ ‌‍‌‌‌‍ ‍‌ ‌​‌‍​‌‌ ‌​‌‍‍‌‌‍ ‌‍ ‍​ ‍ ‌‍‍‌‌‍‌​​ ‌​ ​ ​ ‍‌​ ​​​ ‌‌‌‍‌‌​ ​‍​ ​‍​ ‌‍​‍ ‌‌‍‌​​ ‍‌‌‍‌‍​ ‍‌​‍ ‌​ ‌​‌‍​‌​ ‌‌​ ‌​​‍ ‌​ ‍​​ ​ ​ ​ ​ ‍​​‍ ‌​ ​‌‌‍‌​​ ​​‌‍​ ‌‍‌‍​ ​‌​ ‍‌​ ‌‌​ ‌‌‌‍‌‍‌‍​‍​ ‌ ​ ‍ ‌ ‌​‌ ‍‌‌ ​​‌‍‌‌​ ‌‌‍​ ‌‍ ‌‍ ‌‌ ​​‌‍‌‌‌ ‌​‌‍‌‌‌‍ ‍‌‍​ ‌‍‌‌​ ‍ ‌ ​​‌‍​‌‌ ‌​‌‍‍​​ ‌‌‍ ‍‌‍​‌‌‍ ‌‌‍‌‌​‍‌‌​ ‌‌‌​​‍‌‌ ‌‍‍ ‌‍‌‌‌ ‍‌​‍‌‌​ ​ ‌​‌​​‍‌‌​ ​ ‌​‌​​‍‌‌​ ​‍​ ​‍‌‍‌​‌‍‌‌​‍‌‌​ ​‍​ ​‍​‍‌‌​ ‌‌‌​‌​​‍ ‍‌ ‌‍‌‍​‌‌‍ ​‌ ‌‌‌‍‌‌​ ‌‍​‍‌‍​‌‌ ​ ‌‍‌‌‌‌‌‌‌ ​‍‌‍ ​​ ‌‌‍‍​‌ ‌​‌ ‌​‌ ​​​‍‌‌​ ​ ‌​​‌​‍‌‌​ ​‍‌​‌‍​‍‌‌​ ​‍‌​‌‍‌‍ ​‌‍ ‌‍​ ‌‍​‌‌‍ ​‌‍‍​‌‍ ‌ ​ ‌ ‌​​‍‌‌​ ​ ‌​​‌​ ​ ​ ​ ​ ​ ​ ​ ​‍‌‍‌‍‍‌‌‍‌​​ ‌​ ​ ​ ‍‌​ ​​​ ‌‌‌‍‌‌​ ​‍​ ​‍​ ‌‍​‍ ‌‌‍‌​​ ‍‌‌‍‌‍​ ‍‌​‍ ‌​ ‌​‌‍​‌​ ‌‌​ ‌​​‍ ‌​ ‍​​ ​ ​ ​ ​ ‍​​‍ ‌​ ​‌‌‍‌​​ ​​‌‍​ ‌‍‌‍​ ​‌​ ‍‌​ ‌‌​ ‌‌‌‍‌‍‌‍​‍​ ‌ ​‍‌‍‌ ‌​‌ ‍‌‌ ​​‌‍‌‌​ ‌‌‍​ ‌‍ ‌‍ ‌‌ ​​‌‍‌‌‌ ‌​‌‍‌‌‌‍ ‍‌‍​ ‌‍‌‌​‍‌‍‌ ​​‌‍​‌‌ ‌​‌‍‍​​ ‌‌‍ ‍‌‍​‌‌‍ ‌‌‍‌‌​‍‌‌​ ‌‌‌​​‍‌‌ ‌‍‍ ‌‍‌‌‌ ‍‌​‍‌‌​ ​ ‌​‌​​‍‌‌​ ​ ‌​‌​​‍‌‌​ ​‍​ ​‍‌‍‌​‌‍‌‌​‍‌‌​ ​‍​ ​‍​‍‌‌​ ‌‌‌​‌​​‍ ‍‌ ‌‍‌‍​‌‌‍ ​‌ ‌‌‌‍‌‌​‍‌‍‌ ​​‌‍‌‌‌ ​‍‌ ​ ‌ ​​‌‍‌‌‌‍​ ‌ ‌​‌‍‍‌‌ ‌‍‌‍‌‌​ ‌‌ ​​‌ ‌‌‌‍​‍‌‍ ​‌‍‍‌‌ ​ ‌‍‍​‌‍‌‌‌‍‌​​‍​‍‌ ‌Bauwerkserhaltung​​​​‌ ‍ ​‍​‍‌‍ ‌ ​‍‌‍‍‌‌‍‌ ‌‍‍‌‌‍ ‍​‍​‍​ ‍‍​‍​‍‌ ​ ‌‍​‌‌‍ ‍‌‍‍‌‌ ‌​‌ ‍‌​‍ ‍‌‍‍‌‌‍ ​‍​‍​‍ ​​‍​‍‌‍‍​‌ ​‍‌‍‌‌‌‍‌‍​‍​‍​ ‍‍​‍​‍‌‍‍​‌ ‌​‌ ‌​‌ ​​​ ‍‍​‍ ​‍ ‌‍ ​‌‍ ‌‍​ ‌‍​‌‌‍ ​‌‍‍​‌‍ ‌ ​ ‌ ‌​​ ‍‍​ ​ ​ ​ ​ ​ ​ ​ ​‍ ‌‍‍‌‌‍ ‍‌ ‌​‌‍‌‌‌‍ ‍‌ ‌​​‍ ‌‍‌‌‌‍‌​‌‍‍‌‌ ‌​​‍ ‌‍ ‌‌‍ ‌‍‌​‌‍‌‌​ ‌‌ ​​‌ ​‍‌‍‌‌‌ ​ ‌‍‌‌‌‍ ‍‌ ‌​‌‍​‌‌ ‌​‌‍‍‌‌‍ ‌‍ ‍​ ‍ ‌‍‍‌‌‍‌​​ ‌‌‌‍‍‌‌‌‌‌‌‍‍‌​​‍‌‌‌‍‌‌‌‍‌ ‍‌‌​ ‍‌‍‍‌‌ ​‍‌‌‍‌‌‌‍​‌‍‍‍‌ ‍‌‌​‍​‌ ​‍‌‌‌‌‌ ​ ‌ ​ ‌ ‍‍‌ ‌‍‌ ‌‌​ ‍ ‌ ‌​‌ ‍‌‌ ​​‌‍‌‌​ ‌‌‍​ ‌‍ ‌‍ ‌‌ ​​‌‍‌‌‌ ‌​‌‍‌‌‌‍ ‍‌‍​ ‌‍‌‌​ ‍ ‌ ​​‌‍​‌‌ ‌​‌‍‍​​ ‌‌‍ ‍‌‍​‌‌‍ ‌‌‍‌‌​‍‌‌​ ‌‌‌​​‍‌‌ ‌‍‍ ‌‍‌‌‌ ‍‌​‍‌‌​ ​ ‌​‌​​‍‌‌​ ​ ‌​‌​​‍‌‌​ ​‍​ ​‍‌‍‌​‌‍‌‌​‍‌‌​ ​‍​ ​‍​‍‌‌​ ‌‌‌​‌​​‍ ‍‌ ‌‍‌‍​‌‌‍ ​‌ ‌‌‌‍‌‌​ ‌‍​‍‌‍​‌‌ ​ ‌‍‌‌‌‌‌‌‌ ​‍‌‍ ​​ ‌‌‍‍​‌ ‌​‌ ‌​‌ ​​​‍‌‌​ ​ ‌​​‌​‍‌‌​ ​‍‌​‌‍​‍‌‌​ ​‍‌​‌‍‌‍ ​‌‍ ‌‍​ ‌‍​‌‌‍ ​‌‍‍​‌‍ ‌ ​ ‌ ‌​​‍‌‌​ ​ ‌​​‌​ ​ ​ ​ ​ ​ ​ ​ ​‍‌‍‌‍‍‌‌‍‌​​ ‌‌‌‍‍‌‌‌‌‌‌‍‍‌​​‍‌‌‌‍‌‌‌‍‌ ‍‌‌​ ‍‌‍‍‌‌ ​‍‌‌‍‌‌‌‍​‌‍‍‍‌ ‍‌‌​‍​‌ ​‍‌‌‌‌‌ ​ ‌ ​ ‌ ‍‍‌ ‌‍‌ ‌‌​‍‌‍‌ ‌​‌ ‍‌‌ ​​‌‍‌‌​ ‌‌‍​ ‌‍ ‌‍ ‌‌ ​​‌‍‌‌‌ ‌​‌‍‌‌‌‍ ‍‌‍​ ‌‍‌‌​‍‌‍‌ ​​‌‍​‌‌ ‌​‌‍‍​​ ‌‌‍ ‍‌‍​‌‌‍ ‌‌‍‌‌​‍‌‌​ ‌‌‌​​‍‌‌ ‌‍‍ ‌‍‌‌‌ ‍‌​‍‌‌​ ​ ‌​‌​​‍‌‌​ ​ ‌​‌​​‍‌‌​ ​‍​ ​‍‌‍‌​‌‍‌‌​‍‌‌​ ​‍​ ​‍​‍‌‌​ ‌‌‌​‌​​‍ ‍‌ ‌‍‌‍​‌‌‍ ​‌ ‌‌‌‍‌‌​‍‌‍‌ ​​‌‍‌‌‌ ​‍‌ ​ ‌ ​​‌‍‌‌‌‍​ ‌ ‌​‌‍‍‌‌ ‌‍‌‍‌‌​ ‌‌ ​​‌ ‌‌‌‍​‍‌‍ ​‌‍‍‌‌ ​ ‌‍‍​‌‍‌‌‌‍‌​​‍​‍‌ ‌
2022-2025
Projektbearbeitung
Bauherrschaft
Grün Stadt Zürich, c/o Stadt Zürich, Amt für
Hochbauten​​​​‌ ‍ ​‍​‍‌‍ ‌ ​‍‌‍‍‌‌‍‌ ‌‍‍‌‌‍ ‍​‍​‍​ ‍‍​‍​‍‌ ​ ‌‍​‌‌‍ ‍‌‍‍‌‌ ‌​‌ ‍‌​‍ ‍‌‍‍‌‌‍ ​‍​‍​‍ ​​‍​‍‌‍‍​‌ ​‍‌‍‌‌‌‍‌‍​‍​‍​ ‍‍​‍​‍‌‍‍​‌ ‌​‌ ‌​‌ ​​​ ‍‍​‍ ​‍ ‌‍ ​‌‍ ‌‍​ ‌‍​‌‌‍ ​‌‍‍​‌‍ ‌ ​ ‌ ‌​​ ‍‍​ ​ ​ ​ ​ ​ ​ ​ ​‍ ‌‍‍‌‌‍ ‍‌ ‌​‌‍‌‌‌‍ ‍‌ ‌​​‍ ‌‍‌‌‌‍‌​‌‍‍‌‌ ‌​​‍ ‌‍ ‌‌‍ ‌‍‌​‌‍‌‌​ ‌‌ ​​‌ ​‍‌‍‌‌‌ ​ ‌‍‌‌‌‍ ‍‌ ‌​‌‍​‌‌ ‌​‌‍‍‌‌‍ ‌‍ ‍​ ‍ ‌‍‍‌‌‍‌​​ ‌​ ‍‌‌‍‌‍​ ‌ ​ ‍‌​ ‌ ​ ​‍‌‍​ ‌‍​‍​‍ ‌​ ​‍​ ​‍​ ‍‌‌‍​ ​‍ ‌​ ‌​​ ​‍​ ​​​ ‌‌​‍ ‌‌‍​‍​ ​‌​ ​ ​ ​‍​‍ ‌‌‍​‌‌‍​‍​ ​ ‌‍​‌​ ‌‌‌‍‌‌‌‍‌​​ ‍​‌‍‌‍‌‍‌​‌‍‌‌‌‍‌‍​ ‍ ‌ ‌​‌ ‍‌‌ ​​‌‍‌‌​ ‌‌ ​​‌ ​‍‌‍ ‌‍‍‍‌‍‌‌‌‍​ ‌ ‌​​ ‍ ‌ ​​‌‍​‌‌ ‌​‌‍‍​​ ‌‌‍​‍‌ ‌‌‌‍‍‌‌‍ ​‌‍‌​‌‍‌‌‌ ​‍​‍‌‌​ ‌‌‌​​‍‌‌ ‌‍‍ ‌‍‌‌‌ ‍‌​‍‌‌​ ​ ‌​‌​​‍‌‌​ ​ ‌​‌​​‍‌‌​ ​‍​ ​‍‌‍‌​‌‍‌‌​‍‌‌​ ​‍​ ​‍​‍‌‌​ ‌‌‌​‌​​‍ ‍‌ ‌‍‌‍​‌‌‍ ​‌ ‌‌‌‍‌‌​ ‌‍​‍‌‍​‌‌ ​ ‌‍‌‌‌‌‌‌‌ ​‍‌‍ ​​ ‌‌‍‍​‌ ‌​‌ ‌​‌ ​​​‍‌‌​ ​ ‌​​‌​‍‌‌​ ​‍‌​‌‍​‍‌‌​ ​‍‌​‌‍‌‍ ​‌‍ ‌‍​ ‌‍​‌‌‍ ​‌‍‍​‌‍ ‌ ​ ‌ ‌​​‍‌‌​ ​ ‌​​‌​ ​ ​ ​ ​ ​ ​ ​ ​‍‌‍‌‍‍‌‌‍‌​​ ‌​ ‍‌‌‍‌‍​ ‌ ​ ‍‌​ ‌ ​ ​‍‌‍​ ‌‍​‍​‍ ‌​ ​‍​ ​‍​ ‍‌‌‍​ ​‍ ‌​ ‌​​ ​‍​ ​​​ ‌‌​‍ ‌‌‍​‍​ ​‌​ ​ ​ ​‍​‍ ‌‌‍​‌‌‍​‍​ ​ ‌‍​‌​ ‌‌‌‍‌‌‌‍‌​​ ‍​‌‍‌‍‌‍‌​‌‍‌‌‌‍‌‍​‍‌‍‌ ‌​‌ ‍‌‌ ​​‌‍‌‌​ ‌‌ ​​‌ ​‍‌‍ ‌‍‍‍‌‍‌‌‌‍​ ‌ ‌​​‍‌‍‌ ​​‌‍​‌‌ ‌​‌‍‍​​ ‌‌‍​‍‌ ‌‌‌‍‍‌‌‍ ​‌‍‌​‌‍‌‌‌ ​‍​‍‌‌​ ‌‌‌​​‍‌‌ ‌‍‍ ‌‍‌‌‌ ‍‌​‍‌‌​ ​ ‌​‌​​‍‌‌​ ​ ‌​‌​​‍‌‌​ ​‍​ ​‍‌‍‌​‌‍‌‌​‍‌‌​ ​‍​ ​‍​‍‌‌​ ‌‌‌​‌​​‍ ‍‌ ‌‍‌‍​‌‌‍ ​‌ ‌‌‌‍‌‌​‍‌‍‌ ​​‌‍‌‌‌ ​‍‌ ​ ‌ ​​‌‍‌‌‌‍​ ‌ ‌​‌‍‍‌‌ ‌‍‌‍‌‌​ ‌‌ ​​‌ ‌‌‌‍​‍‌‍ ​‌‍‍‌‌ ​ ‌‍‍​‌‍‌‌‌‍‌​​‍​‍‌ ‌
Architektur
Ryf Partner Architekten AG, Zürich​​​​‌ ‍ ​‍​‍‌‍ ‌ ​‍‌‍‍‌‌‍‌ ‌‍‍‌‌‍ ‍​‍​‍​ ‍‍​‍​‍‌ ​ ‌‍​‌‌‍ ‍‌‍‍‌‌ ‌​‌ ‍‌​‍ ‍‌‍‍‌‌‍ ​‍​‍​‍ ​​‍​‍‌‍‍​‌ ​‍‌‍‌‌‌‍‌‍​‍​‍​ ‍‍​‍​‍‌‍‍​‌ ‌​‌ ‌​‌ ​​​ ‍‍​‍ ​‍ ‌‍ ​‌‍ ‌‍​ ‌‍​‌‌‍ ​‌‍‍​‌‍ ‌ ​ ‌ ‌​​ ‍‍​ ​ ​ ​ ​ ​ ​ ​ ​‍ ‌‍‍‌‌‍ ‍‌ ‌​‌‍‌‌‌‍ ‍‌ ‌​​‍ ‌‍‌‌‌‍‌​‌‍‍‌‌ ‌​​‍ ‌‍ ‌‌‍ ‌‍‌​‌‍‌‌​ ‌‌ ​​‌ ​‍‌‍‌‌‌ ​ ‌‍‌‌‌‍ ‍‌ ‌​‌‍​‌‌ ‌​‌‍‍‌‌‍ ‌‍ ‍​ ‍ ‌‍‍‌‌‍‌​​ ‌​ ‍‌‌‍‌‍​ ‌ ​ ‍‌​ ‌ ​ ​‍‌‍​ ‌‍​‍​‍ ‌​ ​‍​ ​‍​ ‍‌‌‍​ ​‍ ‌​ ‌​​ ​‍​ ​​​ ‌‌​‍ ‌‌‍​‍​ ​‌​ ​ ​ ​‍​‍ ‌‌‍​‌‌‍​‍​ ​ ‌‍​‌​ ‌‌‌‍‌‌‌‍‌​​ ‍​‌‍‌‍‌‍‌​‌‍‌‌‌‍‌‍​ ‍ ‌ ‌​‌ ‍‌‌ ​​‌‍‌‌​ ‌‌ ​​‌ ​‍‌‍ ‌‍‍‍‌‍‌‌‌‍​ ‌ ‌​​ ‍ ‌ ​​‌‍​‌‌ ‌​‌‍‍​​ ‌‌‍​‌‌ ​‍‌‍​ ‌‍‍​‌‍‍‌‌ ‌​‌‍‌‌‌‍​ ‌ ‌​​‍‌‌​ ‌‌‌​​‍‌‌ ‌‍‍ ‌‍‌‌‌ ‍‌​‍‌‌​ ​ ‌​‌​​‍‌‌​ ​ ‌​‌​​‍‌‌​ ​‍​ ​‍‌‍‌​‌‍‌‌​‍‌‌​ ​‍​ ​‍​‍‌‌​ ‌‌‌​‌​​‍ ‍‌ ‌‍‌‍​‌‌‍ ​‌ ‌‌‌‍‌‌​ ‌‍​‍‌‍​‌‌ ​ ‌‍‌‌‌‌‌‌‌ ​‍‌‍ ​​ ‌‌‍‍​‌ ‌​‌ ‌​‌ ​​​‍‌‌​ ​ ‌​​‌​‍‌‌​ ​‍‌​‌‍​‍‌‌​ ​‍‌​‌‍‌‍ ​‌‍ ‌‍​ ‌‍​‌‌‍ ​‌‍‍​‌‍ ‌ ​ ‌ ‌​​‍‌‌​ ​ ‌​​‌​ ​ ​ ​ ​ ​ ​ ​ ​‍‌‍‌‍‍‌‌‍‌​​ ‌​ ‍‌‌‍‌‍​ ‌ ​ ‍‌​ ‌ ​ ​‍‌‍​ ‌‍​‍​‍ ‌​ ​‍​ ​‍​ ‍‌‌‍​ ​‍ ‌​ ‌​​ ​‍​ ​​​ ‌‌​‍ ‌‌‍​‍​ ​‌​ ​ ​ ​‍​‍ ‌‌‍​‌‌‍​‍​ ​ ‌‍​‌​ ‌‌‌‍‌‌‌‍‌​​ ‍​‌‍‌‍‌‍‌​‌‍‌‌‌‍‌‍​‍‌‍‌ ‌​‌ ‍‌‌ ​​‌‍‌‌​ ‌‌ ​​‌ ​‍‌‍ ‌‍‍‍‌‍‌‌‌‍​ ‌ ‌​​‍‌‍‌ ​​‌‍​‌‌ ‌​‌‍‍​​ ‌‌‍​‌‌ ​‍‌‍​ ‌‍‍​‌‍‍‌‌ ‌​‌‍‌‌‌‍​ ‌ ‌​​‍‌‌​ ‌‌‌​​‍‌‌ ‌‍‍ ‌‍‌‌‌ ‍‌​‍‌‌​ ​ ‌​‌​​‍‌‌​ ​ ‌​‌​​‍‌‌​ ​‍​ ​‍‌‍‌​‌‍‌‌​‍‌‌​ ​‍​ ​‍​‍‌‌​ ‌‌‌​‌​​‍ ‍‌ ‌‍‌‍​‌‌‍ ​‌ ‌‌‌‍‌‌​‍‌‍‌ ​​‌‍‌‌‌ ​‍‌ ​ ‌ ​​‌‍‌‌‌‍​ ‌ ‌​‌‍‍‌‌ ‌‍‌‍‌‌​ ‌‌ ​​‌ ‌‌‌‍​‍‌‍ ​‌‍‍‌‌ ​ ‌‍‍​‌‍‌‌‌‍‌​​‍​‍‌ ‌
Das Wohnhaus des Landwirtschaftsbetriebs
Adlisberghof besteht aus einem Bohlenständerbau von
1579 und einem Anbau von 1829. Der schlechte bauliche
Zustand machte eine umfassende Sanierung notwendig.
Neu entstehen zwei Wohnungen, gemeinschaftliche
Räume sowie ein unbeheiztes Tenn und ein gedeckter
Vorplatz.​​​​‌ ‍ ​‍​‍‌‍ ‌ ​‍‌‍‍‌‌‍‌ ‌‍‍‌‌‍ ‍​‍​‍​ ‍‍​‍​‍‌ ​ ‌‍​‌‌‍ ‍‌‍‍‌‌ ‌​‌ ‍‌​‍ ‍‌‍‍‌‌‍ ​‍​‍​‍ ​​‍​‍‌‍‍​‌ ​‍‌‍‌‌‌‍‌‍​‍​‍​ ‍‍​‍​‍‌‍‍​‌ ‌​‌ ‌​‌ ​​​ ‍‍​‍ ​‍ ‌‍ ​‌‍ ‌‍​ ‌‍​‌‌‍ ​‌‍‍​‌‍ ‌ ​ ‌ ‌​​ ‍‍​ ​ ​ ​ ​ ​ ​ ​ ​‍ ‌‍‍‌‌‍ ‍‌ ‌​‌‍‌‌‌‍ ‍‌ ‌​​‍ ‌‍‌‌‌‍‌​‌‍‍‌‌ ‌​​‍ ‌‍ ‌‌‍ ‌‍‌​‌‍‌‌​ ‌‌ ​​‌ ​‍‌‍‌‌‌ ​ ‌‍‌‌‌‍ ‍‌ ‌​‌‍​‌‌ ‌​‌‍‍‌‌‍ ‌‍ ‍​ ‍ ‌‍‍‌‌‍‌​​ ‌​ ‍‌‌‍‌‍​ ‌ ​ ‍‌​ ‌ ​ ​‍‌‍​ ‌‍​‍​‍ ‌​ ​‍​ ​‍​ ‍‌‌‍​ ​‍ ‌​ ‌​​ ​‍​ ​​​ ‌‌​‍ ‌‌‍​‍​ ​‌​ ​ ​ ​‍​‍ ‌‌‍​‌‌‍​‍​ ​ ‌‍​‌​ ‌‌‌‍‌‌‌‍‌​​ ‍​‌‍‌‍‌‍‌​‌‍‌‌‌‍‌‍​ ‍ ‌ ‌​‌ ‍‌‌ ​​‌‍‌‌​ ‌‌ ​​‌ ​‍‌‍ ‌‍‍‍‌‍‌‌‌‍​ ‌ ‌​​ ‍ ‌ ​​‌‍​‌‌ ‌​‌‍‍​​ ‌‌‍‌​‌‍‌‌‌ ​ ‌‍​ ‌ ​‍‌‍‍‌‌ ​​‌ ‌​‌‍‍‌‌‍ ‌‍ ‍​‍‌‌​ ‌‌‌​​‍‌‌ ‌‍‍ ‌‍‌‌‌ ‍‌​‍‌‌​ ​ ‌​‌​​‍‌‌​ ​ ‌​‌​​‍‌‌​ ​‍​ ​‍‌‍‌​‌‍‌‌​‍‌‌​ ​‍​ ​‍​‍‌‌​ ‌‌‌​‌​​‍ ‍‌ ‌‍‌‍​‌‌‍ ​‌ ‌‌‌‍‌‌​‍‌‌​ ‌‌‌​​‍‌‌ ‌‍‍ ‌‍‌‌‌ ‍‌​‍‌‌​ ​ ‌​‌​​‍‌‌​ ​ ‌​‌​​‍‌‌​ ​‍​ ​‍‌‍​‍‌‍ ​‌‍ ‌‍​ ‌‍‍ ​‍ ‌​ ​​​‍‌‌​ ​‍​ ​‍​‍‌‌​ ‌‌‌​‌​​‍ ‍‌‍​ ‌‍‍​‌‍‍‌‌‍ ​‌‍‌​‌ ​‍‌‍‌‌‌‍ ‍​‍‌‌​ ‌‌‌​​‍‌‌ ‌‍‍ ‌‍‌‌‌ ‍‌​‍‌‌​ ​ ‌​‌​​‍‌‌​ ​ ‌​‌​​‍‌‌​ ​‍​ ​‍‌ ​ ‌ ​​‌‍​‌‌‍ ‍​‍ ‌​ ​​​‍‌‌​ ​‍​ ​‍​‍‌‌​ ‌‌‌​‌​​‍ ‍‌ ‌​‌‍‌‌‌ ‍​‌ ‌​​ ‌‍​‍‌‍​‌‌ ​ ‌‍‌‌‌‌‌‌‌ ​‍‌‍ ​​ ‌‌‍‍​‌ ‌​‌ ‌​‌ ​​​‍‌‌​ ​ ‌​​‌​‍‌‌​ ​‍‌​‌‍​‍‌‌​ ​‍‌​‌‍‌‍ ​‌‍ ‌‍​ ‌‍​‌‌‍ ​‌‍‍​‌‍ ‌ ​ ‌ ‌​​‍‌‌​ ​ ‌​​‌​ ​ ​ ​ ​ ​ ​ ​ ​‍‌‍‌‍‍‌‌‍‌​​ ‌​ ‍‌‌‍‌‍​ ‌ ​ ‍‌​ ‌ ​ ​‍‌‍​ ‌‍​‍​‍ ‌​ ​‍​ ​‍​ ‍‌‌‍​ ​‍ ‌​ ‌​​ ​‍​ ​​​ ‌‌​‍ ‌‌‍​‍​ ​‌​ ​ ​ ​‍​‍ ‌‌‍​‌‌‍​‍​ ​ ‌‍​‌​ ‌‌‌‍‌‌‌‍‌​​ ‍​‌‍‌‍‌‍‌​‌‍‌‌‌‍‌‍​‍‌‍‌ ‌​‌ ‍‌‌ ​​‌‍‌‌​ ‌‌ ​​‌ ​‍‌‍ ‌‍‍‍‌‍‌‌‌‍​ ‌ ‌​​‍‌‍‌ ​​‌‍​‌‌ ‌​‌‍‍​​ ‌‌‍‌​‌‍‌‌‌ ​ ‌‍​ ‌ ​‍‌‍‍‌‌ ​​‌ ‌​‌‍‍‌‌‍ ‌‍ ‍​‍‌‌​ ‌‌‌​​‍‌‌ ‌‍‍ ‌‍‌‌‌ ‍‌​‍‌‌​ ​ ‌​‌​​‍‌‌​ ​ ‌​‌​​‍‌‌​ ​‍​ ​‍‌‍‌​‌‍‌‌​‍‌‌​ ​‍​ ​‍​‍‌‌​ ‌‌‌​‌​​‍ ‍‌ ‌‍‌‍​‌‌‍ ​‌ ‌‌‌‍‌‌​‍‌‌​ ‌‌‌​​‍‌‌ ‌‍‍ ‌‍‌‌‌ ‍‌​‍‌‌​ ​ ‌​‌​​‍‌‌​ ​ ‌​‌​​‍‌‌​ ​‍​ ​‍‌‍​‍‌‍ ​‌‍ ‌‍​ ‌‍‍ ​‍ ‌​ ​​​‍‌‌​ ​‍​ ​‍​‍‌‌​ ‌‌‌​‌​​‍ ‍‌‍​ ‌‍‍​‌‍‍‌‌‍ ​‌‍‌​‌ ​‍‌‍‌‌‌‍ ‍​‍‌‌​ ‌‌‌​​‍‌‌ ‌‍‍ ‌‍‌‌‌ ‍‌​‍‌‌​ ​ ‌​‌​​‍‌‌​ ​ ‌​‌​​‍‌‌​ ​‍​ ​‍‌ ​ ‌ ​​‌‍​‌‌‍ ‍​‍ ‌​ ​​​‍‌‌​ ​‍​ ​‍​‍‌‌​ ‌‌‌​‌​​‍ ‍‌ ‌​‌‍‌‌‌ ‍​‌ ‌​​‍‌‍‌ ​​‌‍‌‌‌ ​‍‌ ​ ‌ ​​‌‍‌‌‌‍​ ‌ ‌​‌‍‍‌‌ ‌‍‌‍‌‌​ ‌‌ ​​‌ ‌‌‌‍​‍‌‍ ​‌‍‍‌‌ ​ ‌‍‍​‌‍‌‌‌‍‌​​‍​‍‌ ‌
Die Basis des neuen Tragwerks bildet eine durchgehende
Betonbodenplatte als Abdichtung gegen das Erdreich.
Unter den historischen Bohlenständerwänden geht sie in
einen Sichtbetonsockel über, der die stark geschädigten
alten Sockelteile ersetzt. Für den Einbau der Bodenplatte
unter den bestehenden Wänden musste das Gebäude
abschnittsweise gespriesst und unterfangen werden.​​​​‌ ‍ ​‍​‍‌‍ ‌ ​‍‌‍‍‌‌‍‌ ‌‍‍‌‌‍ ‍​‍​‍​ ‍‍​‍​‍‌ ​ ‌‍​‌‌‍ ‍‌‍‍‌‌ ‌​‌ ‍‌​‍ ‍‌‍‍‌‌‍ ​‍​‍​‍ ​​‍​‍‌‍‍​‌ ​‍‌‍‌‌‌‍‌‍​‍​‍​ ‍‍​‍​‍‌‍‍​‌ ‌​‌ ‌​‌ ​​​ ‍‍​‍ ​‍ ‌‍ ​‌‍ ‌‍​ ‌‍​‌‌‍ ​‌‍‍​‌‍ ‌ ​ ‌ ‌​​ ‍‍​ ​ ​ ​ ​ ​ ​ ​ ​‍ ‌‍‍‌‌‍ ‍‌ ‌​‌‍‌‌‌‍ ‍‌ ‌​​‍ ‌‍‌‌‌‍‌​‌‍‍‌‌ ‌​​‍ ‌‍ ‌‌‍ ‌‍‌​‌‍‌‌​ ‌‌ ​​‌ ​‍‌‍‌‌‌ ​ ‌‍‌‌‌‍ ‍‌ ‌​‌‍​‌‌ ‌​‌‍‍‌‌‍ ‌‍ ‍​ ‍ ‌‍‍‌‌‍‌​​ ‌​ ‍‌‌‍‌‍​ ‌ ​ ‍‌​ ‌ ​ ​‍‌‍​ ‌‍​‍​‍ ‌​ ​‍​ ​‍​ ‍‌‌‍​ ​‍ ‌​ ‌​​ ​‍​ ​​​ ‌‌​‍ ‌‌‍​‍​ ​‌​ ​ ​ ​‍​‍ ‌‌‍​‌‌‍​‍​ ​ ‌‍​‌​ ‌‌‌‍‌‌‌‍‌​​ ‍​‌‍‌‍‌‍‌​‌‍‌‌‌‍‌‍​ ‍ ‌ ‌​‌ ‍‌‌ ​​‌‍‌‌​ ‌‌ ​​‌ ​‍‌‍ ‌‍‍‍‌‍‌‌‌‍​ ‌ ‌​​ ‍ ‌ ​​‌‍​‌‌ ‌​‌‍‍​​ ‌‌‍‌​‌‍‌‌‌ ​ ‌‍​ ‌ ​‍‌‍‍‌‌ ​​‌ ‌​‌‍‍‌‌‍ ‌‍ ‍​‍‌‌​ ‌‌‌​​‍‌‌ ‌‍‍ ‌‍‌‌‌ ‍‌​‍‌‌​ ​ ‌​‌​​‍‌‌​ ​ ‌​‌​​‍‌‌​ ​‍​ ​‍‌‍‌​‌‍‌‌​‍‌‌​ ​‍​ ​‍​‍‌‌​ ‌‌‌​‌​​‍ ‍‌ ‌‍‌‍​‌‌‍ ​‌ ‌‌‌‍‌‌​‍‌‌​ ‌‌‌​​‍‌‌ ‌‍‍ ‌‍‌‌‌ ‍‌​‍‌‌​ ​ ‌​‌​​‍‌‌​ ​ ‌​‌​​‍‌‌​ ​‍​ ​‍‌‍​‍‌‍ ​‌‍ ‌‍​ ‌‍‍ ​‍ ‌​ ​‌​‍‌‌​ ​‍​ ​‍​‍‌‌​ ‌‌‌​‌​​‍ ‍‌‍​ ‌‍‍​‌‍‍‌‌‍ ​‌‍‌​‌ ​‍‌‍‌‌‌‍ ‍​‍‌‌​ ‌‌‌​​‍‌‌ ‌‍‍ ‌‍‌‌‌ ‍‌​‍‌‌​ ​ ‌​‌​​‍‌‌​ ​ ‌​‌​​‍‌‌​ ​‍​ ​‍‌ ​ ‌ ​​‌‍​‌‌‍ ‍​‍ ‌​ ​‌​‍‌‌​ ​‍​ ​‍​‍‌‌​ ‌‌‌​‌​​‍ ‍‌ ‌​‌‍‌‌‌ ‍​‌ ‌​​ ‌‍​‍‌‍​‌‌ ​ ‌‍‌‌‌‌‌‌‌ ​‍‌‍ ​​ ‌‌‍‍​‌ ‌​‌ ‌​‌ ​​​‍‌‌​ ​ ‌​​‌​‍‌‌​ ​‍‌​‌‍​‍‌‌​ ​‍‌​‌‍‌‍ ​‌‍ ‌‍​ ‌‍​‌‌‍ ​‌‍‍​‌‍ ‌ ​ ‌ ‌​​‍‌‌​ ​ ‌​​‌​ ​ ​ ​ ​ ​ ​ ​ ​‍‌‍‌‍‍‌‌‍‌​​ ‌​ ‍‌‌‍‌‍​ ‌ ​ ‍‌​ ‌ ​ ​‍‌‍​ ‌‍​‍​‍ ‌​ ​‍​ ​‍​ ‍‌‌‍​ ​‍ ‌​ ‌​​ ​‍​ ​​​ ‌‌​‍ ‌‌‍​‍​ ​‌​ ​ ​ ​‍​‍ ‌‌‍​‌‌‍​‍​ ​ ‌‍​‌​ ‌‌‌‍‌‌‌‍‌​​ ‍​‌‍‌‍‌‍‌​‌‍‌‌‌‍‌‍​‍‌‍‌ ‌​‌ ‍‌‌ ​​‌‍‌‌​ ‌‌ ​​‌ ​‍‌‍ ‌‍‍‍‌‍‌‌‌‍​ ‌ ‌​​‍‌‍‌ ​​‌‍​‌‌ ‌​‌‍‍​​ ‌‌‍‌​‌‍‌‌‌ ​ ‌‍​ ‌ ​‍‌‍‍‌‌ ​​‌ ‌​‌‍‍‌‌‍ ‌‍ ‍​‍‌‌​ ‌‌‌​​‍‌‌ ‌‍‍ ‌‍‌‌‌ ‍‌​‍‌‌​ ​ ‌​‌​​‍‌‌​ ​ ‌​‌​​‍‌‌​ ​‍​ ​‍‌‍‌​‌‍‌‌​‍‌‌​ ​‍​ ​‍​‍‌‌​ ‌‌‌​‌​​‍ ‍‌ ‌‍‌‍​‌‌‍ ​‌ ‌‌‌‍‌‌​‍‌‌​ ‌‌‌​​‍‌‌ ‌‍‍ ‌‍‌‌‌ ‍‌​‍‌‌​ ​ ‌​‌​​‍‌‌​ ​ ‌​‌​​‍‌‌​ ​‍​ ​‍‌‍​‍‌‍ ​‌‍ ‌‍​ ‌‍‍ ​‍ ‌​ ​‌​‍‌‌​ ​‍​ ​‍​‍‌‌​ ‌‌‌​‌​​‍ ‍‌‍​ ‌‍‍​‌‍‍‌‌‍ ​‌‍‌​‌ ​‍‌‍‌‌‌‍ ‍​‍‌‌​ ‌‌‌​​‍‌‌ ‌‍‍ ‌‍‌‌‌ ‍‌​‍‌‌​ ​ ‌​‌​​‍‌‌​ ​ ‌​‌​​‍‌‌​ ​‍​ ​‍‌ ​ ‌ ​​‌‍​‌‌‍ ‍​‍ ‌​ ​‌​‍‌‌​ ​‍​ ​‍​‍‌‌​ ‌‌‌​‌​​‍ ‍‌ ‌​‌‍‌‌‌ ‍​‌ ‌​​‍‌‍‌ ​​‌‍‌‌‌ ​‍‌ ​ ‌ ​​‌‍‌‌‌‍​ ‌ ‌​‌‍‍‌‌ ‌‍‌‍‌‌​ ‌‌ ​​‌ ‌‌‌‍​‍‌‍ ​‌‍‍‌‌ ​ ‌‍‍​‌‍‌‌‌‍‌​​‍​‍‌ ‌
Viele Holzelemente waren stark beschädigt. Ziel war es,
die historische Struktur zu erhalten und nur statisch
notwendige Erneuerungen vorzunehmen.​​​​‌ ‍ ​‍​‍‌‍ ‌ ​‍‌‍‍‌‌‍‌ ‌‍‍‌‌‍ ‍​‍​‍​ ‍‍​‍​‍‌ ​ ‌‍​‌‌‍ ‍‌‍‍‌‌ ‌​‌ ‍‌​‍ ‍‌‍‍‌‌‍ ​‍​‍​‍ ​​‍​‍‌‍‍​‌ ​‍‌‍‌‌‌‍‌‍​‍​‍​ ‍‍​‍​‍‌‍‍​‌ ‌​‌ ‌​‌ ​​​ ‍‍​‍ ​‍ ‌‍ ​‌‍ ‌‍​ ‌‍​‌‌‍ ​‌‍‍​‌‍ ‌ ​ ‌ ‌​​ ‍‍​ ​ ​ ​ ​ ​ ​ ​ ​‍ ‌‍‍‌‌‍ ‍‌ ‌​‌‍‌‌‌‍ ‍‌ ‌​​‍ ‌‍‌‌‌‍‌​‌‍‍‌‌ ‌​​‍ ‌‍ ‌‌‍ ‌‍‌​‌‍‌‌​ ‌‌ ​​‌ ​‍‌‍‌‌‌ ​ ‌‍‌‌‌‍ ‍‌ ‌​‌‍​‌‌ ‌​‌‍‍‌‌‍ ‌‍ ‍​ ‍ ‌‍‍‌‌‍‌​​ ‌​ ‍‌‌‍‌‍​ ‌ ​ ‍‌​ ‌ ​ ​‍‌‍​ ‌‍​‍​‍ ‌​ ​‍​ ​‍​ ‍‌‌‍​ ​‍ ‌​ ‌​​ ​‍​ ​​​ ‌‌​‍ ‌‌‍​‍​ ​‌​ ​ ​ ​‍​‍ ‌‌‍​‌‌‍​‍​ ​ ‌‍​‌​ ‌‌‌‍‌‌‌‍‌​​ ‍​‌‍‌‍‌‍‌​‌‍‌‌‌‍‌‍​ ‍ ‌ ‌​‌ ‍‌‌ ​​‌‍‌‌​ ‌‌ ​​‌ ​‍‌‍ ‌‍‍‍‌‍‌‌‌‍​ ‌ ‌​​ ‍ ‌ ​​‌‍​‌‌ ‌​‌‍‍​​ ‌‌‍‌​‌‍‌‌‌ ​ ‌‍​ ‌ ​‍‌‍‍‌‌ ​​‌ ‌​‌‍‍‌‌‍ ‌‍ ‍​‍‌‌​ ‌‌‌​​‍‌‌ ‌‍‍ ‌‍‌‌‌ ‍‌​‍‌‌​ ​ ‌​‌​​‍‌‌​ ​ ‌​‌​​‍‌‌​ ​‍​ ​‍‌‍‌​‌‍‌‌​‍‌‌​ ​‍​ ​‍​‍‌‌​ ‌‌‌​‌​​‍ ‍‌ ‌‍‌‍​‌‌‍ ​‌ ‌‌‌‍‌‌​‍‌‌​ ‌‌‌​​‍‌‌ ‌‍‍ ‌‍‌‌‌ ‍‌​‍‌‌​ ​ ‌​‌​​‍‌‌​ ​ ‌​‌​​‍‌‌​ ​‍​ ​‍‌‍​‍‌‍ ​‌‍ ‌‍​ ‌‍‍ ​‍ ‌​ ​‍​‍‌‌​ ​‍​ ​‍​‍‌‌​ ‌‌‌​‌​​‍ ‍‌‍​ ‌‍‍​‌‍‍‌‌‍ ​‌‍‌​‌ ​‍‌‍‌‌‌‍ ‍​‍‌‌​ ‌‌‌​​‍‌‌ ‌‍‍ ‌‍‌‌‌ ‍‌​‍‌‌​ ​ ‌​‌​​‍‌‌​ ​ ‌​‌​​‍‌‌​ ​‍​ ​‍‌ ​ ‌ ​​‌‍​‌‌‍ ‍​‍ ‌​ ​‍​‍‌‌​ ​‍​ ​‍​‍‌‌​ ‌‌‌​‌​​‍ ‍‌ ‌​‌‍‌‌‌ ‍​‌ ‌​​ ‌‍​‍‌‍​‌‌ ​ ‌‍‌‌‌‌‌‌‌ ​‍‌‍ ​​ ‌‌‍‍​‌ ‌​‌ ‌​‌ ​​​‍‌‌​ ​ ‌​​‌​‍‌‌​ ​‍‌​‌‍​‍‌‌​ ​‍‌​‌‍‌‍ ​‌‍ ‌‍​ ‌‍​‌‌‍ ​‌‍‍​‌‍ ‌ ​ ‌ ‌​​‍‌‌​ ​ ‌​​‌​ ​ ​ ​ ​ ​ ​ ​ ​‍‌‍‌‍‍‌‌‍‌​​ ‌​ ‍‌‌‍‌‍​ ‌ ​ ‍‌​ ‌ ​ ​‍‌‍​ ‌‍​‍​‍ ‌​ ​‍​ ​‍​ ‍‌‌‍​ ​‍ ‌​ ‌​​ ​‍​ ​​​ ‌‌​‍ ‌‌‍​‍​ ​‌​ ​ ​ ​‍​‍ ‌‌‍​‌‌‍​‍​ ​ ‌‍​‌​ ‌‌‌‍‌‌‌‍‌​​ ‍​‌‍‌‍‌‍‌​‌‍‌‌‌‍‌‍​‍‌‍‌ ‌​‌ ‍‌‌ ​​‌‍‌‌​ ‌‌ ​​‌ ​‍‌‍ ‌‍‍‍‌‍‌‌‌‍​ ‌ ‌​​‍‌‍‌ ​​‌‍​‌‌ ‌​‌‍‍​​ ‌‌‍‌​‌‍‌‌‌ ​ ‌‍​ ‌ ​‍‌‍‍‌‌ ​​‌ ‌​‌‍‍‌‌‍ ‌‍ ‍​‍‌‌​ ‌‌‌​​‍‌‌ ‌‍‍ ‌‍‌‌‌ ‍‌​‍‌‌​ ​ ‌​‌​​‍‌‌​ ​ ‌​‌​​‍‌‌​ ​‍​ ​‍‌‍‌​‌‍‌‌​‍‌‌​ ​‍​ ​‍​‍‌‌​ ‌‌‌​‌​​‍ ‍‌ ‌‍‌‍​‌‌‍ ​‌ ‌‌‌‍‌‌​‍‌‌​ ‌‌‌​​‍‌‌ ‌‍‍ ‌‍‌‌‌ ‍‌​‍‌‌​ ​ ‌​‌​​‍‌‌​ ​ ‌​‌​​‍‌‌​ ​‍​ ​‍‌‍​‍‌‍ ​‌‍ ‌‍​ ‌‍‍ ​‍ ‌​ ​‍​‍‌‌​ ​‍​ ​‍​‍‌‌​ ‌‌‌​‌​​‍ ‍‌‍​ ‌‍‍​‌‍‍‌‌‍ ​‌‍‌​‌ ​‍‌‍‌‌‌‍ ‍​‍‌‌​ ‌‌‌​​‍‌‌ ‌‍‍ ‌‍‌‌‌ ‍‌​‍‌‌​ ​ ‌​‌​​‍‌‌​ ​ ‌​‌​​‍‌‌​ ​‍​ ​‍‌ ​ ‌ ​​‌‍​‌‌‍ ‍​‍ ‌​ ​‍​‍‌‌​ ​‍​ ​‍​‍‌‌​ ‌‌‌​‌​​‍ ‍‌ ‌​‌‍‌‌‌ ‍​‌ ‌​​‍‌‍‌ ​​‌‍‌‌‌ ​‍‌ ​ ‌ ​​‌‍‌‌‌‍​ ‌ ‌​‌‍‍‌‌ ‌‍‌‍‌‌​ ‌‌ ​​‌ ‌‌‌‍​‍‌‍ ​‌‍‍‌‌ ​ ‌‍‍​‌‍‌‌‌‍‌​​‍​‍‌ ‌
Alle Bohlenständerwände wurden einseitig aufgedoppelt,
sodass die Anforderungen an den Schall- und
Brandschutz erfüllt sind. Ein grosser Teil der Decken
musste ertüchtigt werden, da sie zu geringe
Tragreserven, ungenügenden Feuerwiderstand oder
keine Scheibenwirkung aufwiesen. Statische Defizite in
Unterzügen und im Dachstock wurden unter
Berücksichtigung des dankmalpflegerischen Wertes der
Liegenschaft behoben.​​​​‌ ‍ ​‍​‍‌‍ ‌ ​‍‌‍‍‌‌‍‌ ‌‍‍‌‌‍ ‍​‍​‍​ ‍‍​‍​‍‌ ​ ‌‍​‌‌‍ ‍‌‍‍‌‌ ‌​‌ ‍‌​‍ ‍‌‍‍‌‌‍ ​‍​‍​‍ ​​‍​‍‌‍‍​‌ ​‍‌‍‌‌‌‍‌‍​‍​‍​ ‍‍​‍​‍‌‍‍​‌ ‌​‌ ‌​‌ ​​​ ‍‍​‍ ​‍ ‌‍ ​‌‍ ‌‍​ ‌‍​‌‌‍ ​‌‍‍​‌‍ ‌ ​ ‌ ‌​​ ‍‍​ ​ ​ ​ ​ ​ ​ ​ ​‍ ‌‍‍‌‌‍ ‍‌ ‌​‌‍‌‌‌‍ ‍‌ ‌​​‍ ‌‍‌‌‌‍‌​‌‍‍‌‌ ‌​​‍ ‌‍ ‌‌‍ ‌‍‌​‌‍‌‌​ ‌‌ ​​‌ ​‍‌‍‌‌‌ ​ ‌‍‌‌‌‍ ‍‌ ‌​‌‍​‌‌ ‌​‌‍‍‌‌‍ ‌‍ ‍​ ‍ ‌‍‍‌‌‍‌​​ ‌​ ‍‌‌‍‌‍​ ‌ ​ ‍‌​ ‌ ​ ​‍‌‍​ ‌‍​‍​‍ ‌​ ​‍​ ​‍​ ‍‌‌‍​ ​‍ ‌​ ‌​​ ​‍​ ​​​ ‌‌​‍ ‌‌‍​‍​ ​‌​ ​ ​ ​‍​‍ ‌‌‍​‌‌‍​‍​ ​ ‌‍​‌​ ‌‌‌‍‌‌‌‍‌​​ ‍​‌‍‌‍‌‍‌​‌‍‌‌‌‍‌‍​ ‍ ‌ ‌​‌ ‍‌‌ ​​‌‍‌‌​ ‌‌ ​​‌ ​‍‌‍ ‌‍‍‍‌‍‌‌‌‍​ ‌ ‌​​ ‍ ‌ ​​‌‍​‌‌ ‌​‌‍‍​​ ‌‌‍‌​‌‍‌‌‌ ​ ‌‍​ ‌ ​‍‌‍‍‌‌ ​​‌ ‌​‌‍‍‌‌‍ ‌‍ ‍​‍‌‌​ ‌‌‌​​‍‌‌ ‌‍‍ ‌‍‌‌‌ ‍‌​‍‌‌​ ​ ‌​‌​​‍‌‌​ ​ ‌​‌​​‍‌‌​ ​‍​ ​‍‌‍‌​‌‍‌‌​‍‌‌​ ​‍​ ​‍​‍‌‌​ ‌‌‌​‌​​‍ ‍‌ ‌‍‌‍​‌‌‍ ​‌ ‌‌‌‍‌‌​‍‌‌​ ‌‌‌​​‍‌‌ ‌‍‍ ‌‍‌‌‌ ‍‌​‍‌‌​ ​ ‌​‌​​‍‌‌​ ​ ‌​‌​​‍‌‌​ ​‍​ ​‍‌‍​‍‌‍ ​‌‍ ‌‍​ ‌‍‍ ​‍ ‌​ ​ ​‍‌‌​ ​‍​ ​‍​‍‌‌​ ‌‌‌​‌​​‍ ‍‌‍​ ‌‍‍​‌‍‍‌‌‍ ​‌‍‌​‌ ​‍‌‍‌‌‌‍ ‍​‍‌‌​ ‌‌‌​​‍‌‌ ‌‍‍ ‌‍‌‌‌ ‍‌​‍‌‌​ ​ ‌​‌​​‍‌‌​ ​ ‌​‌​​‍‌‌​ ​‍​ ​‍‌ ​ ‌ ​​‌‍​‌‌‍ ‍​‍ ‌​ ​ ​‍‌‌​ ​‍​ ​‍​‍‌‌​ ‌‌‌​‌​​‍ ‍‌ ‌​‌‍‌‌‌ ‍​‌ ‌​​ ‌‍​‍‌‍​‌‌ ​ ‌‍‌‌‌‌‌‌‌ ​‍‌‍ ​​ ‌‌‍‍​‌ ‌​‌ ‌​‌ ​​​‍‌‌​ ​ ‌​​‌​‍‌‌​ ​‍‌​‌‍​‍‌‌​ ​‍‌​‌‍‌‍ ​‌‍ ‌‍​ ‌‍​‌‌‍ ​‌‍‍​‌‍ ‌ ​ ‌ ‌​​‍‌‌​ ​ ‌​​‌​ ​ ​ ​ ​ ​ ​ ​ ​‍‌‍‌‍‍‌‌‍‌​​ ‌​ ‍‌‌‍‌‍​ ‌ ​ ‍‌​ ‌ ​ ​‍‌‍​ ‌‍​‍​‍ ‌​ ​‍​ ​‍​ ‍‌‌‍​ ​‍ ‌​ ‌​​ ​‍​ ​​​ ‌‌​‍ ‌‌‍​‍​ ​‌​ ​ ​ ​‍​‍ ‌‌‍​‌‌‍​‍​ ​ ‌‍​‌​ ‌‌‌‍‌‌‌‍‌​​ ‍​‌‍‌‍‌‍‌​‌‍‌‌‌‍‌‍​‍‌‍‌ ‌​‌ ‍‌‌ ​​‌‍‌‌​ ‌‌ ​​‌ ​‍‌‍ ‌‍‍‍‌‍‌‌‌‍​ ‌ ‌​​‍‌‍‌ ​​‌‍​‌‌ ‌​‌‍‍​​ ‌‌‍‌​‌‍‌‌‌ ​ ‌‍​ ‌ ​‍‌‍‍‌‌ ​​‌ ‌​‌‍‍‌‌‍ ‌‍ ‍​‍‌‌​ ‌‌‌​​‍‌‌ ‌‍‍ ‌‍‌‌‌ ‍‌​‍‌‌​ ​ ‌​‌​​‍‌‌​ ​ ‌​‌​​‍‌‌​ ​‍​ ​‍‌‍‌​‌‍‌‌​‍‌‌​ ​‍​ ​‍​‍‌‌​ ‌‌‌​‌​​‍ ‍‌ ‌‍‌‍​‌‌‍ ​‌ ‌‌‌‍‌‌​‍‌‌​ ‌‌‌​​‍‌‌ ‌‍‍ ‌‍‌‌‌ ‍‌​‍‌‌​ ​ ‌​‌​​‍‌‌​ ​ ‌​‌​​‍‌‌​ ​‍​ ​‍‌‍​‍‌‍ ​‌‍ ‌‍​ ‌‍‍ ​‍ ‌​ ​ ​‍‌‌​ ​‍​ ​‍​‍‌‌​ ‌‌‌​‌​​‍ ‍‌‍​ ‌‍‍​‌‍‍‌‌‍ ​‌‍‌​‌ ​‍‌‍‌‌‌‍ ‍​‍‌‌​ ‌‌‌​​‍‌‌ ‌‍‍ ‌‍‌‌‌ ‍‌​‍‌‌​ ​ ‌​‌​​‍‌‌​ ​ ‌​‌​​‍‌‌​ ​‍​ ​‍‌ ​ ‌ ​​‌‍​‌‌‍ ‍​‍ ‌​ ​ ​‍‌‌​ ​‍​ ​‍​‍‌‌​ ‌‌‌​‌​​‍ ‍‌ ‌​‌‍‌‌‌ ‍​‌ ‌​​‍‌‍‌ ​​‌‍‌‌‌ ​‍‌ ​ ‌ ​​‌‍‌‌‌‍​ ‌ ‌​‌‍‍‌‌ ‌‍‌‍‌‌​ ‌‌ ​​‌ ‌‌‌‍​‍‌‍ ​‌‍‍‌‌ ​ ‌‍‍​‌‍‌‌‌‍‌​​‍​‍‌ ‌
Im Erdbebenfall wirken die alten und die neuen Wände